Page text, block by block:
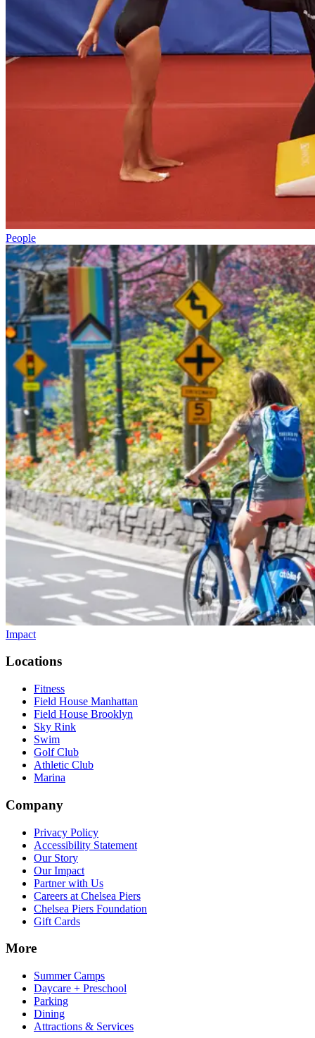
People​​​​‌ ‍ ​‍​‍‌‍ ‌ ​‍‌‍‍‌‌‍‌ ‌‍‍‌‌‍ ‍​‍​‍​ ‍‍​‍​‍‌ ​ ‌‍​‌‌‍ ‍‌‍‍‌‌ ‌​‌ ‍‌​‍ ‍‌‍‍‌‌‍ ​‍​‍​‍ ​​‍​‍‌‍‍​‌ ​‍‌‍‌‌‌‍‌‍​‍​‍​ ‍‍​‍​‍‌‍‍​‌ ‌​‌ ‌​‌ ​​‌ ​ ​ ‍‍​‍ ​‍ ‌‍​ ‌‍‍​‌‍‌‌‌‍ ​‌ ​ ‌‍‌‌‌‍​‌‌ ​​‌‍‍‌‌‍‌‌‌ ​‍‌ ​ ​‍ ‍‌ ​ ‌‍​‌‌‍ ‍‌‍‍‌‌ ‌​‌ ‍‌​‍ ‍‌ ​ ‌ ‌​‌ ‌‌‌‍‌​‌‍‍‌‌‍ ​‍ ‌‍‍‌‌‍ ‍‌ ‌​‌‍‌‌‌‍ ‍‌ ‌​​‍ ‌‍‌‌‌‍‌​‌‍‍‌‌ ‌​​‍ ‌‍ ‌‌‍ ‌‍‌​‌‍‌‌​ ‌‌ ​​‌ ​‍‌‍‌‌‌ ​ ‌‍‌‌‌‍ ‍‌ ‌​‌‍​‌‌ ‌​‌‍‍‌‌‍ ‌‍ ‍​ ‍ ‌‍‍‌‌‍‌​​ ‌‌‍‍​‌‍ ‌‍ ‌‌‍‌‌‌‌​​‌‍​‌‌‍‌ ‌‍‌‌​ ‍ ‌ ‌​‌ ‍‌‌ ​​‌‍‌‌​ ‌‌‍‍​‌‍ ‌‍ ‌‌‍‌‌‌‌​​‌‍​‌‌‍‌ ‌‍‌‌​ ‍ ‌ ​​‌‍​‌‌ ‌​‌‍‍​​ ‌‌ ​​‌‍​‌‌‍‌ ‌‍‌‌‌​​‍‌ ‌‌‌‍‍‌‌‍ ​‌‍‌​‌‍‌‌‌ ​‍​‍‌‌​ ‌‌‌​​‍‌‌ ‌‍‍ ‌‍‌‌‌ ‍‌​‍‌‌​ ​ ‌​‌​​‍‌‌​ ​ ‌​‌​​‍‌‌​ ​‍​ ​‍​ ‌​‌‍‌‌​ ‌‌​ ​‌‌‍​ ​ ‍‌‌‍​‍​ ‍​‌‍​‌​ ‌ ‌‍​‌​ ‌ ​‍‌‌​ ​‍​ ​‍​‍‌‌​ ‌‌‌​‌​​‍ ‍‌‍​ ‌‍​‌‌ ​‍‌‍‌​‌ ​ ​‍‌‌​ ‌‌‌​​‍‌‌ ‌‍‍ ‌‍‌‌‌ ‍‌​‍‌‌​ ​ ‌​‌​​‍‌‌​ ​ ‌​‌​​‍‌‌​ ​‍​ ​‍​ ‍​‌‍​ ​ ​‌​ ‌‍​ ‌​‌‍‌​‌‍​‍‌‍​ ​ ‌‌​ ‌ ​ ‍‌​ ‍​​‍‌‌​ ​‍​ ​‍​‍‌‌​ ‌‌‌​‌​​‍ ‍‌ ‌​‌‍‍‌‌ ‌​‌‍ ​‌‍‌‌​ ‌‍​‍‌‍​‌‌ ​ ‌‍‌‌‌‌‌‌‌ ​‍‌‍ ​​ ‌‌‍‍​‌ ‌​‌ ‌​‌ ​​‌ ​ ​‍‌‌​ ​ ‌​​‌​‍‌‌​ ​‍‌​‌‍​‍‌‌​ ​‍‌​‌‍‌‍​ ‌‍‍​‌‍‌‌‌‍ ​‌ ​ ‌‍‌‌‌‍​‌‌ ​​‌‍‍‌‌‍‌‌‌ ​‍‌ ​ ​‍ ‍‌ ​ ‌‍​‌‌‍ ‍‌‍‍‌‌ ‌​‌ ‍‌​‍ ‍‌ ​ ‌ ‌​‌ ‌‌‌‍‌​‌‍‍‌‌‍ ​‍‌‍‌‍‍‌‌‍‌​​ ‌‌‍‍​‌‍ ‌‍ ‌‌‍‌‌‌‌​​‌‍​‌‌‍‌ ‌‍‌‌​‍‌‍‌ ‌​‌ ‍‌‌ ​​‌‍‌‌​ ‌‌‍‍​‌‍ ‌‍ ‌‌‍‌‌‌‌​​‌‍​‌‌‍‌ ‌‍‌‌​‍‌‍‌ ​​‌‍​‌‌ ‌​‌‍‍​​ ‌‌ ​​‌‍​‌‌‍‌ ‌‍‌‌‌​​‍‌ ‌‌‌‍‍‌‌‍ ​‌‍‌​‌‍‌‌‌ ​‍​‍‌‌​ ‌‌‌​​‍‌‌ ‌‍‍ ‌‍‌‌‌ ‍‌​‍‌‌​ ​ ‌​‌​​‍‌‌​ ​ ‌​‌​​‍‌‌​ ​‍​ ​‍​ ‌​‌‍‌‌​ ‌‌​ ​‌‌‍​ ​ ‍‌‌‍​‍​ ‍​‌‍​‌​ ‌ ‌‍​‌​ ‌ ​‍‌‌​ ​‍​ ​‍​‍‌‌​ ‌‌‌​‌​​‍ ‍‌‍​ ‌‍​‌‌ ​‍‌‍‌​‌ ​ ​‍‌‌​ ‌‌‌​​‍‌‌ ‌‍‍ ‌‍‌‌‌ ‍‌​‍‌‌​ ​ ‌​‌​​‍‌‌​ ​ ‌​‌​​‍‌‌​ ​‍​ ​‍​ ‍​‌‍​ ​ ​‌​ ‌‍​ ‌​‌‍‌​‌‍​‍‌‍​ ​ ‌‌​ ‌ ​ ‍‌​ ‍​​‍‌‌​ ​‍​ ​‍​‍‌‌​ ‌‌‌​‌​​‍ ‍‌ ‌​‌‍‍‌‌ ‌​‌‍ ​‌‍‌‌​‍‌‍‌ ​​‌‍‌‌‌ ​‍‌ ​ ‌ ​​‌‍‌‌‌‍​ ‌ ‌​‌‍‍‌‌ ‌‍‌‍‌‌​ ‌‌ ​​‌ ‌‌‌‍​‍‌‍ ​‌‍‍‌‌ ​ ‌‍‍​‌‍‌‌‌‍‌​​‍​‍‌ ‌
Impact​​​​‌ ‍ ​‍​‍‌‍ ‌ ​‍‌‍‍‌‌‍‌ ‌‍‍‌‌‍ ‍​‍​‍​ ‍‍​‍​‍‌ ​ ‌‍​‌‌‍ ‍‌‍‍‌‌ ‌​‌ ‍‌​‍ ‍‌‍‍‌‌‍ ​‍​‍​‍ ​​‍​‍‌‍‍​‌ ​‍‌‍‌‌‌‍‌‍​‍​‍​ ‍‍​‍​‍‌‍‍​‌ ‌​‌ ‌​‌ ​​‌ ​ ​ ‍‍​‍ ​‍ ‌‍​ ‌‍‍​‌‍‌‌‌‍ ​‌ ​ ‌‍‌‌‌‍​‌‌ ​​‌‍‍‌‌‍‌‌‌ ​‍‌ ​ ​‍ ‍‌ ​ ‌‍​‌‌‍ ‍‌‍‍‌‌ ‌​‌ ‍‌​‍ ‍‌ ​ ‌ ‌​‌ ‌‌‌‍‌​‌‍‍‌‌‍ ​‍ ‌‍‍‌‌‍ ‍‌ ‌​‌‍‌‌‌‍ ‍‌ ‌​​‍ ‌‍‌‌‌‍‌​‌‍‍‌‌ ‌​​‍ ‌‍ ‌‌‍ ‌‍‌​‌‍‌‌​ ‌‌ ​​‌ ​‍‌‍‌‌‌ ​ ‌‍‌‌‌‍ ‍‌ ‌​‌‍​‌‌ ‌​‌‍‍‌‌‍ ‌‍ ‍​ ‍ ‌‍‍‌‌‍‌​​ ‌‌‍‍​‌‍ ‌‍ ‌‌‍‌‌‌‌​​‌‍​‌‌‍‌ ‌‍‌‌​ ‍ ‌ ‌​‌ ‍‌‌ ​​‌‍‌‌​ ‌‌‍‍​‌‍ ‌‍ ‌‌‍‌‌‌‌​​‌‍​‌‌‍‌ ‌‍‌‌​ ‍ ‌ ​​‌‍​‌‌ ‌​‌‍‍​​ ‌‌ ​​‌‍​‌‌‍‌ ‌‍‌‌‌​​‍‌ ‌‌‌‍‍‌‌‍ ​‌‍‌​‌‍‌‌‌ ​‍​‍‌‌​ ‌‌‌​​‍‌‌ ‌‍‍ ‌‍‌‌‌ ‍‌​‍‌‌​ ​ ‌​‌​​‍‌‌​ ​ ‌​‌​​‍‌‌​ ​‍​ ​‍​ ‌​‌‍‌‌​ ‌‌​ ​‌‌‍​ ​ ‍‌‌‍​‍​ ‍​‌‍​‌​ ‌ ‌‍​‌​ ‌ ​‍‌‌​ ​‍​ ​‍​‍‌‌​ ‌‌‌​‌​​‍ ‍‌‍​ ‌‍​‌‌ ​‍‌‍‌​‌ ​ ​‍‌‌​ ‌‌‌​​‍‌‌ ‌‍‍ ‌‍‌‌‌ ‍‌​‍‌‌​ ​ ‌​‌​​‍‌‌​ ​ ‌​‌​​‍‌‌​ ​‍​ ​‍​ ‌‌​ ‌​​ ​‍​ ‍​​ ​‌‌‍‌​‌‍​‌​ ‌ ‌‍‌‍‌‍‌‍​ ‍‌​ ‍​​‍‌‌​ ​‍​ ​‍​‍‌‌​ ‌‌‌​‌​​‍ ‍‌ ‌​‌‍‍‌‌ ‌​‌‍ ​‌‍‌‌​ ‌‍​‍‌‍​‌‌ ​ ‌‍‌‌‌‌‌‌‌ ​‍‌‍ ​​ ‌‌‍‍​‌ ‌​‌ ‌​‌ ​​‌ ​ ​‍‌‌​ ​ ‌​​‌​‍‌‌​ ​‍‌​‌‍​‍‌‌​ ​‍‌​‌‍‌‍​ ‌‍‍​‌‍‌‌‌‍ ​‌ ​ ‌‍‌‌‌‍​‌‌ ​​‌‍‍‌‌‍‌‌‌ ​‍‌ ​ ​‍ ‍‌ ​ ‌‍​‌‌‍ ‍‌‍‍‌‌ ‌​‌ ‍‌​‍ ‍‌ ​ ‌ ‌​‌ ‌‌‌‍‌​‌‍‍‌‌‍ ​‍‌‍‌‍‍‌‌‍‌​​ ‌‌‍‍​‌‍ ‌‍ ‌‌‍‌‌‌‌​​‌‍​‌‌‍‌ ‌‍‌‌​‍‌‍‌ ‌​‌ ‍‌‌ ​​‌‍‌‌​ ‌‌‍‍​‌‍ ‌‍ ‌‌‍‌‌‌‌​​‌‍​‌‌‍‌ ‌‍‌‌​‍‌‍‌ ​​‌‍​‌‌ ‌​‌‍‍​​ ‌‌ ​​‌‍​‌‌‍‌ ‌‍‌‌‌​​‍‌ ‌‌‌‍‍‌‌‍ ​‌‍‌​‌‍‌‌‌ ​‍​‍‌‌​ ‌‌‌​​‍‌‌ ‌‍‍ ‌‍‌‌‌ ‍‌​‍‌‌​ ​ ‌​‌​​‍‌‌​ ​ ‌​‌​​‍‌‌​ ​‍​ ​‍​ ‌​‌‍‌‌​ ‌‌​ ​‌‌‍​ ​ ‍‌‌‍​‍​ ‍​‌‍​‌​ ‌ ‌‍​‌​ ‌ ​‍‌‌​ ​‍​ ​‍​‍‌‌​ ‌‌‌​‌​​‍ ‍‌‍​ ‌‍​‌‌ ​‍‌‍‌​‌ ​ ​‍‌‌​ ‌‌‌​​‍‌‌ ‌‍‍ ‌‍‌‌‌ ‍‌​‍‌‌​ ​ ‌​‌​​‍‌‌​ ​ ‌​‌​​‍‌‌​ ​‍​ ​‍​ ‌‌​ ‌​​ ​‍​ ‍​​ ​‌‌‍‌​‌‍​‌​ ‌ ‌‍‌‍‌‍‌‍​ ‍‌​ ‍​​‍‌‌​ ​‍​ ​‍​‍‌‌​ ‌‌‌​‌​​‍ ‍‌ ‌​‌‍‍‌‌ ‌​‌‍ ​‌‍‌‌​‍‌‍‌ ​​‌‍‌‌‌ ​‍‌ ​ ‌ ​​‌‍‌‌‌‍​ ‌ ‌​‌‍‍‌‌ ‌‍‌‍‌‌​ ‌‌ ​​‌ ‌‌‌‍​‍‌‍ ​‌‍‍‌‌ ​ ‌‍‍​‌‍‌‌‌‍‌​​‍​‍‌ ‌
Locations​​​​‌ ‍ ​‍​‍‌‍ ‌ ​‍‌‍‍‌‌‍‌ ‌‍‍‌‌‍ ‍​‍​‍​ ‍‍​‍​‍‌ ​ ‌‍​‌‌‍ ‍‌‍‍‌‌ ‌​‌ ‍‌​‍ ‍‌‍‍‌‌‍ ​‍​‍​‍ ​​‍​‍‌‍‍​‌ ​‍‌‍‌‌‌‍‌‍​‍​‍​ ‍‍​‍​‍‌‍‍​‌ ‌​‌ ‌​‌ ​​‌ ​ ​ ‍‍​‍ ​‍ ‌‍​ ‌‍‍​‌‍‌‌‌‍ ​‌ ​ ‌‍‌‌‌‍​‌‌ ​​‌‍‍‌‌‍‌‌‌ ​‍‌ ​ ​‍ ‍‌ ​ ‌‍​‌‌‍ ‍‌‍‍‌‌ ‌​‌ ‍‌​‍ ‍‌ ​ ‌ ‌​‌ ‌‌‌‍‌​‌‍‍‌‌‍ ​‍ ‌‍‍‌‌‍ ‍‌ ‌​‌‍‌‌‌‍ ‍‌ ‌​​‍ ‌‍‌‌‌‍‌​‌‍‍‌‌ ‌​​‍ ‌‍ ‌‌‍ ‌‍‌​‌‍‌‌​ ‌‌ ​​‌ ​‍‌‍‌‌‌ ​ ‌‍‌‌‌‍ ‍‌ ‌​‌‍​‌‌ ‌​‌‍‍‌‌‍ ‌‍ ‍​ ‍ ‌‍‍‌‌‍‌​​ ‌‌‍‌‍‌‍ ‌‍ ‌ ‌​‌‍‌‌‌ ​‍​ ‍ ‌ ‌​‌ ‍‌‌ ​​‌‍‌‌​ ‌‌‍‌‍‌‍ ‌‍ ‌ ‌​‌‍‌‌‌ ​‍​ ‍ ‌ ​​‌‍​‌‌ ‌​‌‍‍​​ ‌‌‍​ ‌‍ ‌‍ ​‌ ‌‌‌‍ ‌‌‍ ‍‌ ​ ​‍‌‌​ ‌‌‌​​‍‌‌ ‌‍‍ ‌‍‌‌‌ ‍‌​‍‌‌​ ​ ‌​‌​​‍‌‌​ ​ ‌​‌​​‍‌‌​ ​‍​ ​‍‌‍‌‌‌‍​‍​ ​‍​ ‍​‌‍​ ​ ‌‌‌‍​ ‌‍​ ‌‍‌‌‌‍​‍‌‍​‌​ ​‌​‍‌‌​ ​‍​ ​‍​‍‌‌​ ‌‌‌​‌​​‍ ‍‌ ‌​‌‍‍‌‌ ‌​‌‍ ​‌‍‌‌​ ‌‍​‍‌‍​‌‌ ​ ‌‍‌‌‌‌‌‌‌ ​‍‌‍ ​​ ‌‌‍‍​‌ ‌​‌ ‌​‌ ​​‌ ​ ​‍‌‌​ ​ ‌​​‌​‍‌‌​ ​‍‌​‌‍​‍‌‌​ ​‍‌​‌‍‌‍​ ‌‍‍​‌‍‌‌‌‍ ​‌ ​ ‌‍‌‌‌‍​‌‌ ​​‌‍‍‌‌‍‌‌‌ ​‍‌ ​ ​‍ ‍‌ ​ ‌‍​‌‌‍ ‍‌‍‍‌‌ ‌​‌ ‍‌​‍ ‍‌ ​ ‌ ‌​‌ ‌‌‌‍‌​‌‍‍‌‌‍ ​‍‌‍‌‍‍‌‌‍‌​​ ‌‌‍‌‍‌‍ ‌‍ ‌ ‌​‌‍‌‌‌ ​‍​‍‌‍‌ ‌​‌ ‍‌‌ ​​‌‍‌‌​ ‌‌‍‌‍‌‍ ‌‍ ‌ ‌​‌‍‌‌‌ ​‍​‍‌‍‌ ​​‌‍​‌‌ ‌​‌‍‍​​ ‌‌‍​ ‌‍ ‌‍ ​‌ ‌‌‌‍ ‌‌‍ ‍‌ ​ ​‍‌‌​ ‌‌‌​​‍‌‌ ‌‍‍ ‌‍‌‌‌ ‍‌​‍‌‌​ ​ ‌​‌​​‍‌‌​ ​ ‌​‌​​‍‌‌​ ​‍​ ​‍‌‍‌‌‌‍​‍​ ​‍​ ‍​‌‍​ ​ ‌‌‌‍​ ‌‍​ ‌‍‌‌‌‍​‍‌‍​‌​ ​‌​‍‌‌​ ​‍​ ​‍​‍‌‌​ ‌‌‌​‌​​‍ ‍‌ ‌​‌‍‍‌‌ ‌​‌‍ ​‌‍‌‌​‍‌‍‌ ​​‌‍‌‌‌ ​‍‌ ​ ‌ ​​‌‍‌‌‌‍​ ‌ ‌​‌‍‍‌‌ ‌‍‌‍‌‌​ ‌‌ ​​‌ ‌‌‌‍​‍‌‍ ​‌‍‍‌‌ ​ ‌‍‍​‌‍‌‌‌‍‌​​‍​‍‌ ‌
Fitness​​​​‌ ‍ ​‍​‍‌‍ ‌ ​‍‌‍‍‌‌‍‌ ‌‍‍‌‌‍ ‍​‍​‍​ ‍‍​‍​‍‌ ​ ‌‍​‌‌‍ ‍‌‍‍‌‌ ‌​‌ ‍‌​‍ ‍‌‍‍‌‌‍ ​‍​‍​‍ ​​‍​‍‌‍‍​‌ ​‍‌‍‌‌‌‍‌‍​‍​‍​ ‍‍​‍​‍‌‍‍​‌ ‌​‌ ‌​‌ ​​‌ ​ ​ ‍‍​‍ ​‍ ‌‍​ ‌‍‍​‌‍‌‌‌‍ ​‌ ​ ‌‍‌‌‌‍​‌‌ ​​‌‍‍‌‌‍‌‌‌ ​‍‌ ​ ​‍ ‍‌ ​ ‌‍​‌‌‍ ‍‌‍‍‌‌ ‌​‌ ‍‌​‍ ‍‌ ​ ‌ ‌​‌ ‌‌‌‍‌​‌‍‍‌‌‍ ​‍ ‌‍‍‌‌‍ ‍‌ ‌​‌‍‌‌‌‍ ‍‌ ‌​​‍ ‌‍‌‌‌‍‌​‌‍‍‌‌ ‌​​‍ ‌‍ ‌‌‍ ‌‍‌​‌‍‌‌​ ‌‌ ​​‌ ​‍‌‍‌‌‌ ​ ‌‍‌‌‌‍ ‍‌ ‌​‌‍​‌‌ ‌​‌‍‍‌‌‍ ‌‍ ‍​ ‍ ‌‍‍‌‌‍‌​​ ‌‌‍‌‍‌‍ ‌‍ ‌ ‌​‌‍‌‌‌ ​‍​ ‍ ‌ ‌​‌ ‍‌‌ ​​‌‍‌‌​ ‌‌‍‌‍‌‍ ‌‍ ‌ ‌​‌‍‌‌‌ ​‍​ ‍ ‌ ​​‌‍​‌‌ ‌​‌‍‍​​ ‌‌‍​ ‌‍ ‌‍ ​‌ ‌‌‌‍ ‌‌‍ ‍‌ ​ ​‍‌‌​ ‌‌‌​​‍‌‌ ‌‍‍ ‌‍‌‌‌ ‍‌​‍‌‌​ ​ ‌​‌​​‍‌‌​ ​ ‌​‌​​‍‌‌​ ​‍​ ​‍‌‍‌‌‌‍​‍​ ​‍​ ‍​‌‍​ ​ ‌‌‌‍​ ‌‍​ ‌‍‌‌‌‍​‍‌‍​‌​ ​‌​‍‌‌​ ​‍​ ​‍​‍‌‌​ ‌‌‌​‌​​‍ ‍‌‍ ​‌‍‍‌‌‍ ‍‌‍‍ ‌ ​ ​‍‌‌​ ‌‌‌​​‍‌‌ ‌‍‍ ‌‍‌‌‌ ‍‌​‍‌‌​ ​ ‌​‌​​‍‌‌​ ​ ‌​‌​​‍‌‌​ ​‍​ ​‍​ ​‍​ ​ ​ ​ ‌‍​ ‌‍‌‌​ ‍​​ ‌‍​ ​‌​ ‌​‌‍​‌‌‍​ ​ ‍‌​‍‌‌​ ​‍​ ​‍​‍‌‌​ ‌‌‌​‌​​‍ ‍‌‍ ‍‌‍​‌‌‍ ‌‌‍‌‌​ ‌‍​‍‌‍​‌‌ ​ ‌‍‌‌‌‌‌‌‌ ​‍‌‍ ​​ ‌‌‍‍​‌ ‌​‌ ‌​‌ ​​‌ ​ ​‍‌‌​ ​ ‌​​‌​‍‌‌​ ​‍‌​‌‍​‍‌‌​ ​‍‌​‌‍‌‍​ ‌‍‍​‌‍‌‌‌‍ ​‌ ​ ‌‍‌‌‌‍​‌‌ ​​‌‍‍‌‌‍‌‌‌ ​‍‌ ​ ​‍ ‍‌ ​ ‌‍​‌‌‍ ‍‌‍‍‌‌ ‌​‌ ‍‌​‍ ‍‌ ​ ‌ ‌​‌ ‌‌‌‍‌​‌‍‍‌‌‍ ​‍‌‍‌‍‍‌‌‍‌​​ ‌‌‍‌‍‌‍ ‌‍ ‌ ‌​‌‍‌‌‌ ​‍​‍‌‍‌ ‌​‌ ‍‌‌ ​​‌‍‌‌​ ‌‌‍‌‍‌‍ ‌‍ ‌ ‌​‌‍‌‌‌ ​‍​‍‌‍‌ ​​‌‍​‌‌ ‌​‌‍‍​​ ‌‌‍​ ‌‍ ‌‍ ​‌ ‌‌‌‍ ‌‌‍ ‍‌ ​ ​‍‌‌​ ‌‌‌​​‍‌‌ ‌‍‍ ‌‍‌‌‌ ‍‌​‍‌‌​ ​ ‌​‌​​‍‌‌​ ​ ‌​‌​​‍‌‌​ ​‍​ ​‍‌‍‌‌‌‍​‍​ ​‍​ ‍​‌‍​ ​ ‌‌‌‍​ ‌‍​ ‌‍‌‌‌‍​‍‌‍​‌​ ​‌​‍‌‌​ ​‍​ ​‍​‍‌‌​ ‌‌‌​‌​​‍ ‍‌‍ ​‌‍‍‌‌‍ ‍‌‍‍ ‌ ​ ​‍‌‌​ ‌‌‌​​‍‌‌ ‌‍‍ ‌‍‌‌‌ ‍‌​‍‌‌​ ​ ‌​‌​​‍‌‌​ ​ ‌​‌​​‍‌‌​ ​‍​ ​‍​ ​‍​ ​ ​ ​ ‌‍​ ‌‍‌‌​ ‍​​ ‌‍​ ​‌​ ‌​‌‍​‌‌‍​ ​ ‍‌​‍‌‌​ ​‍​ ​‍​‍‌‌​ ‌‌‌​‌​​‍ ‍‌‍ ‍‌‍​‌‌‍ ‌‌‍‌‌​‍‌‍‌ ​​‌‍‌‌‌ ​‍‌ ​ ‌ ​​‌‍‌‌‌‍​ ‌ ‌​‌‍‍‌‌ ‌‍‌‍‌‌​ ‌‌ ​​‌ ‌‌‌‍​‍‌‍ ​‌‍‍‌‌ ​ ‌‍‍​‌‍‌‌‌‍‌​​‍​‍‌ ‌
Field House Manhattan​​​​‌ ‍ ​‍​‍‌‍ ‌ ​‍‌‍‍‌‌‍‌ ‌‍‍‌‌‍ ‍​‍​‍​ ‍‍​‍​‍‌ ​ ‌‍​‌‌‍ ‍‌‍‍‌‌ ‌​‌ ‍‌​‍ ‍‌‍‍‌‌‍ ​‍​‍​‍ ​​‍​‍‌‍‍​‌ ​‍‌‍‌‌‌‍‌‍​‍​‍​ ‍‍​‍​‍‌‍‍​‌ ‌​‌ ‌​‌ ​​‌ ​ ​ ‍‍​‍ ​‍ ‌‍​ ‌‍‍​‌‍‌‌‌‍ ​‌ ​ ‌‍‌‌‌‍​‌‌ ​​‌‍‍‌‌‍‌‌‌ ​‍‌ ​ ​‍ ‍‌ ​ ‌‍​‌‌‍ ‍‌‍‍‌‌ ‌​‌ ‍‌​‍ ‍‌ ​ ‌ ‌​‌ ‌‌‌‍‌​‌‍‍‌‌‍ ​‍ ‌‍‍‌‌‍ ‍‌ ‌​‌‍‌‌‌‍ ‍‌ ‌​​‍ ‌‍‌‌‌‍‌​‌‍‍‌‌ ‌​​‍ ‌‍ ‌‌‍ ‌‍‌​‌‍‌‌​ ‌‌ ​​‌ ​‍‌‍‌‌‌ ​ ‌‍‌‌‌‍ ‍‌ ‌​‌‍​‌‌ ‌​‌‍‍‌‌‍ ‌‍ ‍​ ‍ ‌‍‍‌‌‍‌​​ ‌‌‍‌‍‌‍ ‌‍ ‌ ‌​‌‍‌‌‌ ​‍​ ‍ ‌ ‌​‌ ‍‌‌ ​​‌‍‌‌​ ‌‌‍‌‍‌‍ ‌‍ ‌ ‌​‌‍‌‌‌ ​‍​ ‍ ‌ ​​‌‍​‌‌ ‌​‌‍‍​​ ‌‌‍​ ‌‍ ‌‍ ​‌ ‌‌‌‍ ‌‌‍ ‍‌ ​ ​‍‌‌​ ‌‌‌​​‍‌‌ ‌‍‍ ‌‍‌‌‌ ‍‌​‍‌‌​ ​ ‌​‌​​‍‌‌​ ​ ‌​‌​​‍‌‌​ ​‍​ ​‍‌‍‌‌‌‍​‍​ ​‍​ ‍​‌‍​ ​ ‌‌‌‍​ ‌‍​ ‌‍‌‌‌‍​‍‌‍​‌​ ​‌​‍‌‌​ ​‍​ ​‍​‍‌‌​ ‌‌‌​‌​​‍ ‍‌‍ ​‌‍‍‌‌‍ ‍‌‍‍ ‌ ​ ​‍‌‌​ ‌‌‌​​‍‌‌ ‌‍‍ ‌‍‌‌‌ ‍‌​‍‌‌​ ​ ‌​‌​​‍‌‌​ ​ ‌​‌​​‍‌‌​ ​‍​ ​‍​ ​‌​ ​ ​ ​‌‌‍​‍​ ​​​ ​‌‌‍​‌​ ‌ ​ ​‍​ ​‍​ ‌‍​ ‌​​‍‌‌​ ​‍​ ​‍​‍‌‌​ ‌‌‌​‌​​‍ ‍‌‍ ‍‌‍​‌‌‍ ‌‌‍‌‌​ ‌‍​‍‌‍​‌‌ ​ ‌‍‌‌‌‌‌‌‌ ​‍‌‍ ​​ ‌‌‍‍​‌ ‌​‌ ‌​‌ ​​‌ ​ ​‍‌‌​ ​ ‌​​‌​‍‌‌​ ​‍‌​‌‍​‍‌‌​ ​‍‌​‌‍‌‍​ ‌‍‍​‌‍‌‌‌‍ ​‌ ​ ‌‍‌‌‌‍​‌‌ ​​‌‍‍‌‌‍‌‌‌ ​‍‌ ​ ​‍ ‍‌ ​ ‌‍​‌‌‍ ‍‌‍‍‌‌ ‌​‌ ‍‌​‍ ‍‌ ​ ‌ ‌​‌ ‌‌‌‍‌​‌‍‍‌‌‍ ​‍‌‍‌‍‍‌‌‍‌​​ ‌‌‍‌‍‌‍ ‌‍ ‌ ‌​‌‍‌‌‌ ​‍​‍‌‍‌ ‌​‌ ‍‌‌ ​​‌‍‌‌​ ‌‌‍‌‍‌‍ ‌‍ ‌ ‌​‌‍‌‌‌ ​‍​‍‌‍‌ ​​‌‍​‌‌ ‌​‌‍‍​​ ‌‌‍​ ‌‍ ‌‍ ​‌ ‌‌‌‍ ‌‌‍ ‍‌ ​ ​‍‌‌​ ‌‌‌​​‍‌‌ ‌‍‍ ‌‍‌‌‌ ‍‌​‍‌‌​ ​ ‌​‌​​‍‌‌​ ​ ‌​‌​​‍‌‌​ ​‍​ ​‍‌‍‌‌‌‍​‍​ ​‍​ ‍​‌‍​ ​ ‌‌‌‍​ ‌‍​ ‌‍‌‌‌‍​‍‌‍​‌​ ​‌​‍‌‌​ ​‍​ ​‍​‍‌‌​ ‌‌‌​‌​​‍ ‍‌‍ ​‌‍‍‌‌‍ ‍‌‍‍ ‌ ​ ​‍‌‌​ ‌‌‌​​‍‌‌ ‌‍‍ ‌‍‌‌‌ ‍‌​‍‌‌​ ​ ‌​‌​​‍‌‌​ ​ ‌​‌​​‍‌‌​ ​‍​ ​‍​ ​‌​ ​ ​ ​‌‌‍​‍​ ​​​ ​‌‌‍​‌​ ‌ ​ ​‍​ ​‍​ ‌‍​ ‌​​‍‌‌​ ​‍​ ​‍​‍‌‌​ ‌‌‌​‌​​‍ ‍‌‍ ‍‌‍​‌‌‍ ‌‌‍‌‌​‍‌‍‌ ​​‌‍‌‌‌ ​‍‌ ​ ‌ ​​‌‍‌‌‌‍​ ‌ ‌​‌‍‍‌‌ ‌‍‌‍‌‌​ ‌‌ ​​‌ ‌‌‌‍​‍‌‍ ​‌‍‍‌‌ ​ ‌‍‍​‌‍‌‌‌‍‌​​‍​‍‌ ‌
Field House Brooklyn​​​​‌ ‍ ​‍​‍‌‍ ‌ ​‍‌‍‍‌‌‍‌ ‌‍‍‌‌‍ ‍​‍​‍​ ‍‍​‍​‍‌ ​ ‌‍​‌‌‍ ‍‌‍‍‌‌ ‌​‌ ‍‌​‍ ‍‌‍‍‌‌‍ ​‍​‍​‍ ​​‍​‍‌‍‍​‌ ​‍‌‍‌‌‌‍‌‍​‍​‍​ ‍‍​‍​‍‌‍‍​‌ ‌​‌ ‌​‌ ​​‌ ​ ​ ‍‍​‍ ​‍ ‌‍​ ‌‍‍​‌‍‌‌‌‍ ​‌ ​ ‌‍‌‌‌‍​‌‌ ​​‌‍‍‌‌‍‌‌‌ ​‍‌ ​ ​‍ ‍‌ ​ ‌‍​‌‌‍ ‍‌‍‍‌‌ ‌​‌ ‍‌​‍ ‍‌ ​ ‌ ‌​‌ ‌‌‌‍‌​‌‍‍‌‌‍ ​‍ ‌‍‍‌‌‍ ‍‌ ‌​‌‍‌‌‌‍ ‍‌ ‌​​‍ ‌‍‌‌‌‍‌​‌‍‍‌‌ ‌​​‍ ‌‍ ‌‌‍ ‌‍‌​‌‍‌‌​ ‌‌ ​​‌ ​‍‌‍‌‌‌ ​ ‌‍‌‌‌‍ ‍‌ ‌​‌‍​‌‌ ‌​‌‍‍‌‌‍ ‌‍ ‍​ ‍ ‌‍‍‌‌‍‌​​ ‌‌‍‌‍‌‍ ‌‍ ‌ ‌​‌‍‌‌‌ ​‍​ ‍ ‌ ‌​‌ ‍‌‌ ​​‌‍‌‌​ ‌‌‍‌‍‌‍ ‌‍ ‌ ‌​‌‍‌‌‌ ​‍​ ‍ ‌ ​​‌‍​‌‌ ‌​‌‍‍​​ ‌‌‍​ ‌‍ ‌‍ ​‌ ‌‌‌‍ ‌‌‍ ‍‌ ​ ​‍‌‌​ ‌‌‌​​‍‌‌ ‌‍‍ ‌‍‌‌‌ ‍‌​‍‌‌​ ​ ‌​‌​​‍‌‌​ ​ ‌​‌​​‍‌‌​ ​‍​ ​‍‌‍‌‌‌‍​‍​ ​‍​ ‍​‌‍​ ​ ‌‌‌‍​ ‌‍​ ‌‍‌‌‌‍​‍‌‍​‌​ ​‌​‍‌‌​ ​‍​ ​‍​‍‌‌​ ‌‌‌​‌​​‍ ‍‌‍ ​‌‍‍‌‌‍ ‍‌‍‍ ‌ ​ ​‍‌‌​ ‌‌‌​​‍‌‌ ‌‍‍ ‌‍‌‌‌ ‍‌​‍‌‌​ ​ ‌​‌​​‍‌‌​ ​ ‌​‌​​‍‌‌​ ​‍​ ​‍​ ‌‍​ ‍​​ ‌ ‌‍‌​​ ​‌​ ​‍​ ‌‌​ ‌‍​ ​‍​ ​‌‌‍​ ​ ​‌​‍‌‌​ ​‍​ ​‍​‍‌‌​ ‌‌‌​‌​​‍ ‍‌‍ ‍‌‍​‌‌‍ ‌‌‍‌‌​ ‌‍​‍‌‍​‌‌ ​ ‌‍‌‌‌‌‌‌‌ ​‍‌‍ ​​ ‌‌‍‍​‌ ‌​‌ ‌​‌ ​​‌ ​ ​‍‌‌​ ​ ‌​​‌​‍‌‌​ ​‍‌​‌‍​‍‌‌​ ​‍‌​‌‍‌‍​ ‌‍‍​‌‍‌‌‌‍ ​‌ ​ ‌‍‌‌‌‍​‌‌ ​​‌‍‍‌‌‍‌‌‌ ​‍‌ ​ ​‍ ‍‌ ​ ‌‍​‌‌‍ ‍‌‍‍‌‌ ‌​‌ ‍‌​‍ ‍‌ ​ ‌ ‌​‌ ‌‌‌‍‌​‌‍‍‌‌‍ ​‍‌‍‌‍‍‌‌‍‌​​ ‌‌‍‌‍‌‍ ‌‍ ‌ ‌​‌‍‌‌‌ ​‍​‍‌‍‌ ‌​‌ ‍‌‌ ​​‌‍‌‌​ ‌‌‍‌‍‌‍ ‌‍ ‌ ‌​‌‍‌‌‌ ​‍​‍‌‍‌ ​​‌‍​‌‌ ‌​‌‍‍​​ ‌‌‍​ ‌‍ ‌‍ ​‌ ‌‌‌‍ ‌‌‍ ‍‌ ​ ​‍‌‌​ ‌‌‌​​‍‌‌ ‌‍‍ ‌‍‌‌‌ ‍‌​‍‌‌​ ​ ‌​‌​​‍‌‌​ ​ ‌​‌​​‍‌‌​ ​‍​ ​‍‌‍‌‌‌‍​‍​ ​‍​ ‍​‌‍​ ​ ‌‌‌‍​ ‌‍​ ‌‍‌‌‌‍​‍‌‍​‌​ ​‌​‍‌‌​ ​‍​ ​‍​‍‌‌​ ‌‌‌​‌​​‍ ‍‌‍ ​‌‍‍‌‌‍ ‍‌‍‍ ‌ ​ ​‍‌‌​ ‌‌‌​​‍‌‌ ‌‍‍ ‌‍‌‌‌ ‍‌​‍‌‌​ ​ ‌​‌​​‍‌‌​ ​ ‌​‌​​‍‌‌​ ​‍​ ​‍​ ‌‍​ ‍​​ ‌ ‌‍‌​​ ​‌​ ​‍​ ‌‌​ ‌‍​ ​‍​ ​‌‌‍​ ​ ​‌​‍‌‌​ ​‍​ ​‍​‍‌‌​ ‌‌‌​‌​​‍ ‍‌‍ ‍‌‍​‌‌‍ ‌‌‍‌‌​‍‌‍‌ ​​‌‍‌‌‌ ​‍‌ ​ ‌ ​​‌‍‌‌‌‍​ ‌ ‌​‌‍‍‌‌ ‌‍‌‍‌‌​ ‌‌ ​​‌ ‌‌‌‍​‍‌‍ ​‌‍‍‌‌ ​ ‌‍‍​‌‍‌‌‌‍‌​​‍​‍‌ ‌
Sky Rink​​​​‌ ‍ ​‍​‍‌‍ ‌ ​‍‌‍‍‌‌‍‌ ‌‍‍‌‌‍ ‍​‍​‍​ ‍‍​‍​‍‌ ​ ‌‍​‌‌‍ ‍‌‍‍‌‌ ‌​‌ ‍‌​‍ ‍‌‍‍‌‌‍ ​‍​‍​‍ ​​‍​‍‌‍‍​‌ ​‍‌‍‌‌‌‍‌‍​‍​‍​ ‍‍​‍​‍‌‍‍​‌ ‌​‌ ‌​‌ ​​‌ ​ ​ ‍‍​‍ ​‍ ‌‍​ ‌‍‍​‌‍‌‌‌‍ ​‌ ​ ‌‍‌‌‌‍​‌‌ ​​‌‍‍‌‌‍‌‌‌ ​‍‌ ​ ​‍ ‍‌ ​ ‌‍​‌‌‍ ‍‌‍‍‌‌ ‌​‌ ‍‌​‍ ‍‌ ​ ‌ ‌​‌ ‌‌‌‍‌​‌‍‍‌‌‍ ​‍ ‌‍‍‌‌‍ ‍‌ ‌​‌‍‌‌‌‍ ‍‌ ‌​​‍ ‌‍‌‌‌‍‌​‌‍‍‌‌ ‌​​‍ ‌‍ ‌‌‍ ‌‍‌​‌‍‌‌​ ‌‌ ​​‌ ​‍‌‍‌‌‌ ​ ‌‍‌‌‌‍ ‍‌ ‌​‌‍​‌‌ ‌​‌‍‍‌‌‍ ‌‍ ‍​ ‍ ‌‍‍‌‌‍‌​​ ‌‌‍‌‍‌‍ ‌‍ ‌ ‌​‌‍‌‌‌ ​‍​ ‍ ‌ ‌​‌ ‍‌‌ ​​‌‍‌‌​ ‌‌‍‌‍‌‍ ‌‍ ‌ ‌​‌‍‌‌‌ ​‍​ ‍ ‌ ​​‌‍​‌‌ ‌​‌‍‍​​ ‌‌‍​ ‌‍ ‌‍ ​‌ ‌‌‌‍ ‌‌‍ ‍‌ ​ ​‍‌‌​ ‌‌‌​​‍‌‌ ‌‍‍ ‌‍‌‌‌ ‍‌​‍‌‌​ ​ ‌​‌​​‍‌‌​ ​ ‌​‌​​‍‌‌​ ​‍​ ​‍‌‍‌‌‌‍​‍​ ​‍​ ‍​‌‍​ ​ ‌‌‌‍​ ‌‍​ ‌‍‌‌‌‍​‍‌‍​‌​ ​‌​‍‌‌​ ​‍​ ​‍​‍‌‌​ ‌‌‌​‌​​‍ ‍‌‍ ​‌‍‍‌‌‍ ‍‌‍‍ ‌ ​ ​‍‌‌​ ‌‌‌​​‍‌‌ ‌‍‍ ‌‍‌‌‌ ‍‌​‍‌‌​ ​ ‌​‌​​‍‌‌​ ​ ‌​‌​​‍‌‌​ ​‍​ ​‍​ ‌​​ ‌ ‌‍‌‍‌‍‌‍​ ​​​ ‌‍​ ‌‌​ ‌​‌‍‌​‌‍‌​​ ​‌‌‍​‍​‍‌‌​ ​‍​ ​‍​‍‌‌​ ‌‌‌​‌​​‍ ‍‌‍ ‍‌‍​‌‌‍ ‌‌‍‌‌​ ‌‍​‍‌‍​‌‌ ​ ‌‍‌‌‌‌‌‌‌ ​‍‌‍ ​​ ‌‌‍‍​‌ ‌​‌ ‌​‌ ​​‌ ​ ​‍‌‌​ ​ ‌​​‌​‍‌‌​ ​‍‌​‌‍​‍‌‌​ ​‍‌​‌‍‌‍​ ‌‍‍​‌‍‌‌‌‍ ​‌ ​ ‌‍‌‌‌‍​‌‌ ​​‌‍‍‌‌‍‌‌‌ ​‍‌ ​ ​‍ ‍‌ ​ ‌‍​‌‌‍ ‍‌‍‍‌‌ ‌​‌ ‍‌​‍ ‍‌ ​ ‌ ‌​‌ ‌‌‌‍‌​‌‍‍‌‌‍ ​‍‌‍‌‍‍‌‌‍‌​​ ‌‌‍‌‍‌‍ ‌‍ ‌ ‌​‌‍‌‌‌ ​‍​‍‌‍‌ ‌​‌ ‍‌‌ ​​‌‍‌‌​ ‌‌‍‌‍‌‍ ‌‍ ‌ ‌​‌‍‌‌‌ ​‍​‍‌‍‌ ​​‌‍​‌‌ ‌​‌‍‍​​ ‌‌‍​ ‌‍ ‌‍ ​‌ ‌‌‌‍ ‌‌‍ ‍‌ ​ ​‍‌‌​ ‌‌‌​​‍‌‌ ‌‍‍ ‌‍‌‌‌ ‍‌​‍‌‌​ ​ ‌​‌​​‍‌‌​ ​ ‌​‌​​‍‌‌​ ​‍​ ​‍‌‍‌‌‌‍​‍​ ​‍​ ‍​‌‍​ ​ ‌‌‌‍​ ‌‍​ ‌‍‌‌‌‍​‍‌‍​‌​ ​‌​‍‌‌​ ​‍​ ​‍​‍‌‌​ ‌‌‌​‌​​‍ ‍‌‍ ​‌‍‍‌‌‍ ‍‌‍‍ ‌ ​ ​‍‌‌​ ‌‌‌​​‍‌‌ ‌‍‍ ‌‍‌‌‌ ‍‌​‍‌‌​ ​ ‌​‌​​‍‌‌​ ​ ‌​‌​​‍‌‌​ ​‍​ ​‍​ ‌​​ ‌ ‌‍‌‍‌‍‌‍​ ​​​ ‌‍​ ‌‌​ ‌​‌‍‌​‌‍‌​​ ​‌‌‍​‍​‍‌‌​ ​‍​ ​‍​‍‌‌​ ‌‌‌​‌​​‍ ‍‌‍ ‍‌‍​‌‌‍ ‌‌‍‌‌​‍‌‍‌ ​​‌‍‌‌‌ ​‍‌ ​ ‌ ​​‌‍‌‌‌‍​ ‌ ‌​‌‍‍‌‌ ‌‍‌‍‌‌​ ‌‌ ​​‌ ‌‌‌‍​‍‌‍ ​‌‍‍‌‌ ​ ‌‍‍​‌‍‌‌‌‍‌​​‍​‍‌ ‌
Swim​​​​‌ ‍ ​‍​‍‌‍ ‌ ​‍‌‍‍‌‌‍‌ ‌‍‍‌‌‍ ‍​‍​‍​ ‍‍​‍​‍‌ ​ ‌‍​‌‌‍ ‍‌‍‍‌‌ ‌​‌ ‍‌​‍ ‍‌‍‍‌‌‍ ​‍​‍​‍ ​​‍​‍‌‍‍​‌ ​‍‌‍‌‌‌‍‌‍​‍​‍​ ‍‍​‍​‍‌‍‍​‌ ‌​‌ ‌​‌ ​​‌ ​ ​ ‍‍​‍ ​‍ ‌‍​ ‌‍‍​‌‍‌‌‌‍ ​‌ ​ ‌‍‌‌‌‍​‌‌ ​​‌‍‍‌‌‍‌‌‌ ​‍‌ ​ ​‍ ‍‌ ​ ‌‍​‌‌‍ ‍‌‍‍‌‌ ‌​‌ ‍‌​‍ ‍‌ ​ ‌ ‌​‌ ‌‌‌‍‌​‌‍‍‌‌‍ ​‍ ‌‍‍‌‌‍ ‍‌ ‌​‌‍‌‌‌‍ ‍‌ ‌​​‍ ‌‍‌‌‌‍‌​‌‍‍‌‌ ‌​​‍ ‌‍ ‌‌‍ ‌‍‌​‌‍‌‌​ ‌‌ ​​‌ ​‍‌‍‌‌‌ ​ ‌‍‌‌‌‍ ‍‌ ‌​‌‍​‌‌ ‌​‌‍‍‌‌‍ ‌‍ ‍​ ‍ ‌‍‍‌‌‍‌​​ ‌‌‍‌‍‌‍ ‌‍ ‌ ‌​‌‍‌‌‌ ​‍​ ‍ ‌ ‌​‌ ‍‌‌ ​​‌‍‌‌​ ‌‌‍‌‍‌‍ ‌‍ ‌ ‌​‌‍‌‌‌ ​‍​ ‍ ‌ ​​‌‍​‌‌ ‌​‌‍‍​​ ‌‌‍​ ‌‍ ‌‍ ​‌ ‌‌‌‍ ‌‌‍ ‍‌ ​ ​‍‌‌​ ‌‌‌​​‍‌‌ ‌‍‍ ‌‍‌‌‌ ‍‌​‍‌‌​ ​ ‌​‌​​‍‌‌​ ​ ‌​‌​​‍‌‌​ ​‍​ ​‍‌‍‌‌‌‍​‍​ ​‍​ ‍​‌‍​ ​ ‌‌‌‍​ ‌‍​ ‌‍‌‌‌‍​‍‌‍​‌​ ​‌​‍‌‌​ ​‍​ ​‍​‍‌‌​ ‌‌‌​‌​​‍ ‍‌‍ ​‌‍‍‌‌‍ ‍‌‍‍ ‌ ​ ​‍‌‌​ ‌‌‌​​‍‌‌ ‌‍‍ ‌‍‌‌‌ ‍‌​‍‌‌​ ​ ‌​‌​​‍‌‌​ ​ ‌​‌​​‍‌‌​ ​‍​ ​‍‌‍‌‍‌‍‌‍​ ​​​ ‌‌​ ‌‌​ ‌​​ ​‍‌‍​ ​ ​‌​ ​ ‌‍​ ‌‍​‌‌‍​ ‌‍‌‌​ ‌‍​ ​‌​ ​ ‌‍​ ‌‍​‍​ ‌​​ ‍​‌‍‌​​ ‍​​ ‌‍​ ‌‌‌‍​‍​ ‌​​ ‌​​ ​‌​ ‍‌​ ‍‌‌‍​ ​‍‌‌​ ​‍​ ​‍​‍‌‌​ ‌‌‌​‌​​‍ ‍‌‍ ‍‌‍​‌‌‍ ‌‌‍‌‌​ ‌‍​‍‌‍​‌‌ ​ ‌‍‌‌‌‌‌‌‌ ​‍‌‍ ​​ ‌‌‍‍​‌ ‌​‌ ‌​‌ ​​‌ ​ ​‍‌‌​ ​ ‌​​‌​‍‌‌​ ​‍‌​‌‍​‍‌‌​ ​‍‌​‌‍‌‍​ ‌‍‍​‌‍‌‌‌‍ ​‌ ​ ‌‍‌‌‌‍​‌‌ ​​‌‍‍‌‌‍‌‌‌ ​‍‌ ​ ​‍ ‍‌ ​ ‌‍​‌‌‍ ‍‌‍‍‌‌ ‌​‌ ‍‌​‍ ‍‌ ​ ‌ ‌​‌ ‌‌‌‍‌​‌‍‍‌‌‍ ​‍‌‍‌‍‍‌‌‍‌​​ ‌‌‍‌‍‌‍ ‌‍ ‌ ‌​‌‍‌‌‌ ​‍​‍‌‍‌ ‌​‌ ‍‌‌ ​​‌‍‌‌​ ‌‌‍‌‍‌‍ ‌‍ ‌ ‌​‌‍‌‌‌ ​‍​‍‌‍‌ ​​‌‍​‌‌ ‌​‌‍‍​​ ‌‌‍​ ‌‍ ‌‍ ​‌ ‌‌‌‍ ‌‌‍ ‍‌ ​ ​‍‌‌​ ‌‌‌​​‍‌‌ ‌‍‍ ‌‍‌‌‌ ‍‌​‍‌‌​ ​ ‌​‌​​‍‌‌​ ​ ‌​‌​​‍‌‌​ ​‍​ ​‍‌‍‌‌‌‍​‍​ ​‍​ ‍​‌‍​ ​ ‌‌‌‍​ ‌‍​ ‌‍‌‌‌‍​‍‌‍​‌​ ​‌​‍‌‌​ ​‍​ ​‍​‍‌‌​ ‌‌‌​‌​​‍ ‍‌‍ ​‌‍‍‌‌‍ ‍‌‍‍ ‌ ​ ​‍‌‌​ ‌‌‌​​‍‌‌ ‌‍‍ ‌‍‌‌‌ ‍‌​‍‌‌​ ​ ‌​‌​​‍‌‌​ ​ ‌​‌​​‍‌‌​ ​‍​ ​‍‌‍‌‍‌‍‌‍​ ​​​ ‌‌​ ‌‌​ ‌​​ ​‍‌‍​ ​ ​‌​ ​ ‌‍​ ‌‍​‌‌‍​ ‌‍‌‌​ ‌‍​ ​‌​ ​ ‌‍​ ‌‍​‍​ ‌​​ ‍​‌‍‌​​ ‍​​ ‌‍​ ‌‌‌‍​‍​ ‌​​ ‌​​ ​‌​ ‍‌​ ‍‌‌‍​ ​‍‌‌​ ​‍​ ​‍​‍‌‌​ ‌‌‌​‌​​‍ ‍‌‍ ‍‌‍​‌‌‍ ‌‌‍‌‌​‍‌‍‌ ​​‌‍‌‌‌ ​‍‌ ​ ‌ ​​‌‍‌‌‌‍​ ‌ ‌​‌‍‍‌‌ ‌‍‌‍‌‌​ ‌‌ ​​‌ ‌‌‌‍​‍‌‍ ​‌‍‍‌‌ ​ ‌‍‍​‌‍‌‌‌‍‌​​‍​‍‌ ‌
Golf Club​​​​‌ ‍ ​‍​‍‌‍ ‌ ​‍‌‍‍‌‌‍‌ ‌‍‍‌‌‍ ‍​‍​‍​ ‍‍​‍​‍‌ ​ ‌‍​‌‌‍ ‍‌‍‍‌‌ ‌​‌ ‍‌​‍ ‍‌‍‍‌‌‍ ​‍​‍​‍ ​​‍​‍‌‍‍​‌ ​‍‌‍‌‌‌‍‌‍​‍​‍​ ‍‍​‍​‍‌‍‍​‌ ‌​‌ ‌​‌ ​​‌ ​ ​ ‍‍​‍ ​‍ ‌‍​ ‌‍‍​‌‍‌‌‌‍ ​‌ ​ ‌‍‌‌‌‍​‌‌ ​​‌‍‍‌‌‍‌‌‌ ​‍‌ ​ ​‍ ‍‌ ​ ‌‍​‌‌‍ ‍‌‍‍‌‌ ‌​‌ ‍‌​‍ ‍‌ ​ ‌ ‌​‌ ‌‌‌‍‌​‌‍‍‌‌‍ ​‍ ‌‍‍‌‌‍ ‍‌ ‌​‌‍‌‌‌‍ ‍‌ ‌​​‍ ‌‍‌‌‌‍‌​‌‍‍‌‌ ‌​​‍ ‌‍ ‌‌‍ ‌‍‌​‌‍‌‌​ ‌‌ ​​‌ ​‍‌‍‌‌‌ ​ ‌‍‌‌‌‍ ‍‌ ‌​‌‍​‌‌ ‌​‌‍‍‌‌‍ ‌‍ ‍​ ‍ ‌‍‍‌‌‍‌​​ ‌‌‍‌‍‌‍ ‌‍ ‌ ‌​‌‍‌‌‌ ​‍​ ‍ ‌ ‌​‌ ‍‌‌ ​​‌‍‌‌​ ‌‌‍‌‍‌‍ ‌‍ ‌ ‌​‌‍‌‌‌ ​‍​ ‍ ‌ ​​‌‍​‌‌ ‌​‌‍‍​​ ‌‌‍​ ‌‍ ‌‍ ​‌ ‌‌‌‍ ‌‌‍ ‍‌ ​ ​‍‌‌​ ‌‌‌​​‍‌‌ ‌‍‍ ‌‍‌‌‌ ‍‌​‍‌‌​ ​ ‌​‌​​‍‌‌​ ​ ‌​‌​​‍‌‌​ ​‍​ ​‍‌‍‌‌‌‍​‍​ ​‍​ ‍​‌‍​ ​ ‌‌‌‍​ ‌‍​ ‌‍‌‌‌‍​‍‌‍​‌​ ​‌​‍‌‌​ ​‍​ ​‍​‍‌‌​ ‌‌‌​‌​​‍ ‍‌‍ ​‌‍‍‌‌‍ ‍‌‍‍ ‌ ​ ​‍‌‌​ ‌‌‌​​‍‌‌ ‌‍‍ ‌‍‌‌‌ ‍‌​‍‌‌​ ​ ‌​‌​​‍‌‌​ ​ ‌​‌​​‍‌‌​ ​‍​ ​‍​ ‌​‌‍‌‌​ ‌‍‌‍‌​​ ​‍​ ‌‍​ ​‍‌‍‌‍‌‍​‌‌‍​ ‌‍​ ‌‍​ ​‍‌‌​ ​‍​ ​‍​‍‌‌​ ‌‌‌​‌​​‍ ‍‌‍ ‍‌‍​‌‌‍ ‌‌‍‌‌​ ‌‍​‍‌‍​‌‌ ​ ‌‍‌‌‌‌‌‌‌ ​‍‌‍ ​​ ‌‌‍‍​‌ ‌​‌ ‌​‌ ​​‌ ​ ​‍‌‌​ ​ ‌​​‌​‍‌‌​ ​‍‌​‌‍​‍‌‌​ ​‍‌​‌‍‌‍​ ‌‍‍​‌‍‌‌‌‍ ​‌ ​ ‌‍‌‌‌‍​‌‌ ​​‌‍‍‌‌‍‌‌‌ ​‍‌ ​ ​‍ ‍‌ ​ ‌‍​‌‌‍ ‍‌‍‍‌‌ ‌​‌ ‍‌​‍ ‍‌ ​ ‌ ‌​‌ ‌‌‌‍‌​‌‍‍‌‌‍ ​‍‌‍‌‍‍‌‌‍‌​​ ‌‌‍‌‍‌‍ ‌‍ ‌ ‌​‌‍‌‌‌ ​‍​‍‌‍‌ ‌​‌ ‍‌‌ ​​‌‍‌‌​ ‌‌‍‌‍‌‍ ‌‍ ‌ ‌​‌‍‌‌‌ ​‍​‍‌‍‌ ​​‌‍​‌‌ ‌​‌‍‍​​ ‌‌‍​ ‌‍ ‌‍ ​‌ ‌‌‌‍ ‌‌‍ ‍‌ ​ ​‍‌‌​ ‌‌‌​​‍‌‌ ‌‍‍ ‌‍‌‌‌ ‍‌​‍‌‌​ ​ ‌​‌​​‍‌‌​ ​ ‌​‌​​‍‌‌​ ​‍​ ​‍‌‍‌‌‌‍​‍​ ​‍​ ‍​‌‍​ ​ ‌‌‌‍​ ‌‍​ ‌‍‌‌‌‍​‍‌‍​‌​ ​‌​‍‌‌​ ​‍​ ​‍​‍‌‌​ ‌‌‌​‌​​‍ ‍‌‍ ​‌‍‍‌‌‍ ‍‌‍‍ ‌ ​ ​‍‌‌​ ‌‌‌​​‍‌‌ ‌‍‍ ‌‍‌‌‌ ‍‌​‍‌‌​ ​ ‌​‌​​‍‌‌​ ​ ‌​‌​​‍‌‌​ ​‍​ ​‍​ ‌​‌‍‌‌​ ‌‍‌‍‌​​ ​‍​ ‌‍​ ​‍‌‍‌‍‌‍​‌‌‍​ ‌‍​ ‌‍​ ​‍‌‌​ ​‍​ ​‍​‍‌‌​ ‌‌‌​‌​​‍ ‍‌‍ ‍‌‍​‌‌‍ ‌‌‍‌‌​‍‌‍‌ ​​‌‍‌‌‌ ​‍‌ ​ ‌ ​​‌‍‌‌‌‍​ ‌ ‌​‌‍‍‌‌ ‌‍‌‍‌‌​ ‌‌ ​​‌ ‌‌‌‍​‍‌‍ ​‌‍‍‌‌ ​ ‌‍‍​‌‍‌‌‌‍‌​​‍​‍‌ ‌
Athletic Club​​​​‌ ‍ ​‍​‍‌‍ ‌ ​‍‌‍‍‌‌‍‌ ‌‍‍‌‌‍ ‍​‍​‍​ ‍‍​‍​‍‌ ​ ‌‍​‌‌‍ ‍‌‍‍‌‌ ‌​‌ ‍‌​‍ ‍‌‍‍‌‌‍ ​‍​‍​‍ ​​‍​‍‌‍‍​‌ ​‍‌‍‌‌‌‍‌‍​‍​‍​ ‍‍​‍​‍‌‍‍​‌ ‌​‌ ‌​‌ ​​‌ ​ ​ ‍‍​‍ ​‍ ‌‍​ ‌‍‍​‌‍‌‌‌‍ ​‌ ​ ‌‍‌‌‌‍​‌‌ ​​‌‍‍‌‌‍‌‌‌ ​‍‌ ​ ​‍ ‍‌ ​ ‌‍​‌‌‍ ‍‌‍‍‌‌ ‌​‌ ‍‌​‍ ‍‌ ​ ‌ ‌​‌ ‌‌‌‍‌​‌‍‍‌‌‍ ​‍ ‌‍‍‌‌‍ ‍‌ ‌​‌‍‌‌‌‍ ‍‌ ‌​​‍ ‌‍‌‌‌‍‌​‌‍‍‌‌ ‌​​‍ ‌‍ ‌‌‍ ‌‍‌​‌‍‌‌​ ‌‌ ​​‌ ​‍‌‍‌‌‌ ​ ‌‍‌‌‌‍ ‍‌ ‌​‌‍​‌‌ ‌​‌‍‍‌‌‍ ‌‍ ‍​ ‍ ‌‍‍‌‌‍‌​​ ‌‌‍‌‍‌‍ ‌‍ ‌ ‌​‌‍‌‌‌ ​‍​ ‍ ‌ ‌​‌ ‍‌‌ ​​‌‍‌‌​ ‌‌‍‌‍‌‍ ‌‍ ‌ ‌​‌‍‌‌‌ ​‍​ ‍ ‌ ​​‌‍​‌‌ ‌​‌‍‍​​ ‌‌‍​ ‌‍ ‌‍ ​‌ ‌‌‌‍ ‌‌‍ ‍‌ ​ ​‍‌‌​ ‌‌‌​​‍‌‌ ‌‍‍ ‌‍‌‌‌ ‍‌​‍‌‌​ ​ ‌​‌​​‍‌‌​ ​ ‌​‌​​‍‌‌​ ​‍​ ​‍‌‍‌‌‌‍​‍​ ​‍​ ‍​‌‍​ ​ ‌‌‌‍​ ‌‍​ ‌‍‌‌‌‍​‍‌‍​‌​ ​‌​‍‌‌​ ​‍​ ​‍​‍‌‌​ ‌‌‌​‌​​‍ ‍‌‍ ​‌‍‍‌‌‍ ‍‌‍‍ ‌ ​ ​‍‌‌​ ‌‌‌​​‍‌‌ ‌‍‍ ‌‍‌‌‌ ‍‌​‍‌‌​ ​ ‌​‌​​‍‌‌​ ​ ‌​‌​​‍‌‌​ ​‍​ ​‍​ ‍​‌‍​‌​ ​ ​ ‌​‌‍​‌​ ‌ ‌‍‌​‌‍​‌​ ​ ​ ‍​‌‍‌‌‌‍​ ​‍‌‌​ ​‍​ ​‍​‍‌‌​ ‌‌‌​‌​​‍ ‍‌‍ ‍‌‍​‌‌‍ ‌‌‍‌‌​ ‌‍​‍‌‍​‌‌ ​ ‌‍‌‌‌‌‌‌‌ ​‍‌‍ ​​ ‌‌‍‍​‌ ‌​‌ ‌​‌ ​​‌ ​ ​‍‌‌​ ​ ‌​​‌​‍‌‌​ ​‍‌​‌‍​‍‌‌​ ​‍‌​‌‍‌‍​ ‌‍‍​‌‍‌‌‌‍ ​‌ ​ ‌‍‌‌‌‍​‌‌ ​​‌‍‍‌‌‍‌‌‌ ​‍‌ ​ ​‍ ‍‌ ​ ‌‍​‌‌‍ ‍‌‍‍‌‌ ‌​‌ ‍‌​‍ ‍‌ ​ ‌ ‌​‌ ‌‌‌‍‌​‌‍‍‌‌‍ ​‍‌‍‌‍‍‌‌‍‌​​ ‌‌‍‌‍‌‍ ‌‍ ‌ ‌​‌‍‌‌‌ ​‍​‍‌‍‌ ‌​‌ ‍‌‌ ​​‌‍‌‌​ ‌‌‍‌‍‌‍ ‌‍ ‌ ‌​‌‍‌‌‌ ​‍​‍‌‍‌ ​​‌‍​‌‌ ‌​‌‍‍​​ ‌‌‍​ ‌‍ ‌‍ ​‌ ‌‌‌‍ ‌‌‍ ‍‌ ​ ​‍‌‌​ ‌‌‌​​‍‌‌ ‌‍‍ ‌‍‌‌‌ ‍‌​‍‌‌​ ​ ‌​‌​​‍‌‌​ ​ ‌​‌​​‍‌‌​ ​‍​ ​‍‌‍‌‌‌‍​‍​ ​‍​ ‍​‌‍​ ​ ‌‌‌‍​ ‌‍​ ‌‍‌‌‌‍​‍‌‍​‌​ ​‌​‍‌‌​ ​‍​ ​‍​‍‌‌​ ‌‌‌​‌​​‍ ‍‌‍ ​‌‍‍‌‌‍ ‍‌‍‍ ‌ ​ ​‍‌‌​ ‌‌‌​​‍‌‌ ‌‍‍ ‌‍‌‌‌ ‍‌​‍‌‌​ ​ ‌​‌​​‍‌‌​ ​ ‌​‌​​‍‌‌​ ​‍​ ​‍​ ‍​‌‍​‌​ ​ ​ ‌​‌‍​‌​ ‌ ‌‍‌​‌‍​‌​ ​ ​ ‍​‌‍‌‌‌‍​ ​‍‌‌​ ​‍​ ​‍​‍‌‌​ ‌‌‌​‌​​‍ ‍‌‍ ‍‌‍​‌‌‍ ‌‌‍‌‌​‍‌‍‌ ​​‌‍‌‌‌ ​‍‌ ​ ‌ ​​‌‍‌‌‌‍​ ‌ ‌​‌‍‍‌‌ ‌‍‌‍‌‌​ ‌‌ ​​‌ ‌‌‌‍​‍‌‍ ​‌‍‍‌‌ ​ ‌‍‍​‌‍‌‌‌‍‌​​‍​‍‌ ‌
Marina​​​​‌ ‍ ​‍​‍‌‍ ‌ ​‍‌‍‍‌‌‍‌ ‌‍‍‌‌‍ ‍​‍​‍​ ‍‍​‍​‍‌ ​ ‌‍​‌‌‍ ‍‌‍‍‌‌ ‌​‌ ‍‌​‍ ‍‌‍‍‌‌‍ ​‍​‍​‍ ​​‍​‍‌‍‍​‌ ​‍‌‍‌‌‌‍‌‍​‍​‍​ ‍‍​‍​‍‌‍‍​‌ ‌​‌ ‌​‌ ​​‌ ​ ​ ‍‍​‍ ​‍ ‌‍​ ‌‍‍​‌‍‌‌‌‍ ​‌ ​ ‌‍‌‌‌‍​‌‌ ​​‌‍‍‌‌‍‌‌‌ ​‍‌ ​ ​‍ ‍‌ ​ ‌‍​‌‌‍ ‍‌‍‍‌‌ ‌​‌ ‍‌​‍ ‍‌ ​ ‌ ‌​‌ ‌‌‌‍‌​‌‍‍‌‌‍ ​‍ ‌‍‍‌‌‍ ‍‌ ‌​‌‍‌‌‌‍ ‍‌ ‌​​‍ ‌‍‌‌‌‍‌​‌‍‍‌‌ ‌​​‍ ‌‍ ‌‌‍ ‌‍‌​‌‍‌‌​ ‌‌ ​​‌ ​‍‌‍‌‌‌ ​ ‌‍‌‌‌‍ ‍‌ ‌​‌‍​‌‌ ‌​‌‍‍‌‌‍ ‌‍ ‍​ ‍ ‌‍‍‌‌‍‌​​ ‌‌‍‌‍‌‍ ‌‍ ‌ ‌​‌‍‌‌‌ ​‍​ ‍ ‌ ‌​‌ ‍‌‌ ​​‌‍‌‌​ ‌‌‍‌‍‌‍ ‌‍ ‌ ‌​‌‍‌‌‌ ​‍​ ‍ ‌ ​​‌‍​‌‌ ‌​‌‍‍​​ ‌‌‍​ ‌‍ ‌‍ ​‌ ‌‌‌‍ ‌‌‍ ‍‌ ​ ​‍‌‌​ ‌‌‌​​‍‌‌ ‌‍‍ ‌‍‌‌‌ ‍‌​‍‌‌​ ​ ‌​‌​​‍‌‌​ ​ ‌​‌​​‍‌‌​ ​‍​ ​‍‌‍‌‌‌‍​‍​ ​‍​ ‍​‌‍​ ​ ‌‌‌‍​ ‌‍​ ‌‍‌‌‌‍​‍‌‍​‌​ ​‌​‍‌‌​ ​‍​ ​‍​‍‌‌​ ‌‌‌​‌​​‍ ‍‌‍ ​‌‍‍‌‌‍ ‍‌‍‍ ‌ ​ ​‍‌‌​ ‌‌‌​​‍‌‌ ‌‍‍ ‌‍‌‌‌ ‍‌​‍‌‌​ ​ ‌​‌​​‍‌‌​ ​ ‌​‌​​‍‌‌​ ​‍​ ​‍​ ‌‍​ ‌‌​ ‌‍​ ‌‌‌‍‌‌‌‍‌‍‌‍​‌​ ​​​ ‌‍​ ‌‌​ ‌​‌‍‌​​‍‌‌​ ​‍​ ​‍​‍‌‌​ ‌‌‌​‌​​‍ ‍‌‍ ‍‌‍​‌‌‍ ‌‌‍‌‌​ ‌‍​‍‌‍​‌‌ ​ ‌‍‌‌‌‌‌‌‌ ​‍‌‍ ​​ ‌‌‍‍​‌ ‌​‌ ‌​‌ ​​‌ ​ ​‍‌‌​ ​ ‌​​‌​‍‌‌​ ​‍‌​‌‍​‍‌‌​ ​‍‌​‌‍‌‍​ ‌‍‍​‌‍‌‌‌‍ ​‌ ​ ‌‍‌‌‌‍​‌‌ ​​‌‍‍‌‌‍‌‌‌ ​‍‌ ​ ​‍ ‍‌ ​ ‌‍​‌‌‍ ‍‌‍‍‌‌ ‌​‌ ‍‌​‍ ‍‌ ​ ‌ ‌​‌ ‌‌‌‍‌​‌‍‍‌‌‍ ​‍‌‍‌‍‍‌‌‍‌​​ ‌‌‍‌‍‌‍ ‌‍ ‌ ‌​‌‍‌‌‌ ​‍​‍‌‍‌ ‌​‌ ‍‌‌ ​​‌‍‌‌​ ‌‌‍‌‍‌‍ ‌‍ ‌ ‌​‌‍‌‌‌ ​‍​‍‌‍‌ ​​‌‍​‌‌ ‌​‌‍‍​​ ‌‌‍​ ‌‍ ‌‍ ​‌ ‌‌‌‍ ‌‌‍ ‍‌ ​ ​‍‌‌​ ‌‌‌​​‍‌‌ ‌‍‍ ‌‍‌‌‌ ‍‌​‍‌‌​ ​ ‌​‌​​‍‌‌​ ​ ‌​‌​​‍‌‌​ ​‍​ ​‍‌‍‌‌‌‍​‍​ ​‍​ ‍​‌‍​ ​ ‌‌‌‍​ ‌‍​ ‌‍‌‌‌‍​‍‌‍​‌​ ​‌​‍‌‌​ ​‍​ ​‍​‍‌‌​ ‌‌‌​‌​​‍ ‍‌‍ ​‌‍‍‌‌‍ ‍‌‍‍ ‌ ​ ​‍‌‌​ ‌‌‌​​‍‌‌ ‌‍‍ ‌‍‌‌‌ ‍‌​‍‌‌​ ​ ‌​‌​​‍‌‌​ ​ ‌​‌​​‍‌‌​ ​‍​ ​‍​ ‌‍​ ‌‌​ ‌‍​ ‌‌‌‍‌‌‌‍‌‍‌‍​‌​ ​​​ ‌‍​ ‌‌​ ‌​‌‍‌​​‍‌‌​ ​‍​ ​‍​‍‌‌​ ‌‌‌​‌​​‍ ‍‌‍ ‍‌‍​‌‌‍ ‌‌‍‌‌​‍‌‍‌ ​​‌‍‌‌‌ ​‍‌ ​ ‌ ​​‌‍‌‌‌‍​ ‌ ‌​‌‍‍‌‌ ‌‍‌‍‌‌​ ‌‌ ​​‌ ‌‌‌‍​‍‌‍ ​‌‍‍‌‌ ​ ‌‍‍​‌‍‌‌‌‍‌​​‍​‍‌ ‌
Company​​​​‌ ‍ ​‍​‍‌‍ ‌ ​‍‌‍‍‌‌‍‌ ‌‍‍‌‌‍ ‍​‍​‍​ ‍‍​‍​‍‌ ​ ‌‍​‌‌‍ ‍‌‍‍‌‌ ‌​‌ ‍‌​‍ ‍‌‍‍‌‌‍ ​‍​‍​‍ ​​‍​‍‌‍‍​‌ ​‍‌‍‌‌‌‍‌‍​‍​‍​ ‍‍​‍​‍‌‍‍​‌ ‌​‌ ‌​‌ ​​‌ ​ ​ ‍‍​‍ ​‍ ‌‍​ ‌‍‍​‌‍‌‌‌‍ ​‌ ​ ‌‍‌‌‌‍​‌‌ ​​‌‍‍‌‌‍‌‌‌ ​‍‌ ​ ​‍ ‍‌ ​ ‌‍​‌‌‍ ‍‌‍‍‌‌ ‌​‌ ‍‌​‍ ‍‌ ​ ‌ ‌​‌ ‌‌‌‍‌​‌‍‍‌‌‍ ​‍ ‌‍‍‌‌‍ ‍‌ ‌​‌‍‌‌‌‍ ‍‌ ‌​​‍ ‌‍‌‌‌‍‌​‌‍‍‌‌ ‌​​‍ ‌‍ ‌‌‍ ‌‍‌​‌‍‌‌​ ‌‌ ​​‌ ​‍‌‍‌‌‌ ​ ‌‍‌‌‌‍ ‍‌ ‌​‌‍​‌‌ ‌​‌‍‍‌‌‍ ‌‍ ‍​ ‍ ‌‍‍‌‌‍‌​​ ‌‌‍‌‍‌‍ ‌‍ ‌ ‌​‌‍‌‌‌ ​‍​ ‍ ‌ ‌​‌ ‍‌‌ ​​‌‍‌‌​ ‌‌‍‌‍‌‍ ‌‍ ‌ ‌​‌‍‌‌‌ ​‍​ ‍ ‌ ​​‌‍​‌‌ ‌​‌‍‍​​ ‌‌‍​ ‌‍ ‌‍ ​‌ ‌‌‌‍ ‌‌‍ ‍‌ ​ ​‍‌‌​ ‌‌‌​​‍‌‌ ‌‍‍ ‌‍‌‌‌ ‍‌​‍‌‌​ ​ ‌​‌​​‍‌‌​ ​ ‌​‌​​‍‌‌​ ​‍​ ​‍‌‍​ ​ ​ ​ ‌​​ ​​‌‍​ ​ ‌‍‌‍‌​​ ‌​‌‍‌‍‌‍‌‌‌‍‌‌‌‍‌​​‍‌‌​ ​‍​ ​‍​‍‌‌​ ‌‌‌​‌​​‍ ‍‌ ‌​‌‍‍‌‌ ‌​‌‍ ​‌‍‌‌​ ‌‍​‍‌‍​‌‌ ​ ‌‍‌‌‌‌‌‌‌ ​‍‌‍ ​​ ‌‌‍‍​‌ ‌​‌ ‌​‌ ​​‌ ​ ​‍‌‌​ ​ ‌​​‌​‍‌‌​ ​‍‌​‌‍​‍‌‌​ ​‍‌​‌‍‌‍​ ‌‍‍​‌‍‌‌‌‍ ​‌ ​ ‌‍‌‌‌‍​‌‌ ​​‌‍‍‌‌‍‌‌‌ ​‍‌ ​ ​‍ ‍‌ ​ ‌‍​‌‌‍ ‍‌‍‍‌‌ ‌​‌ ‍‌​‍ ‍‌ ​ ‌ ‌​‌ ‌‌‌‍‌​‌‍‍‌‌‍ ​‍‌‍‌‍‍‌‌‍‌​​ ‌‌‍‌‍‌‍ ‌‍ ‌ ‌​‌‍‌‌‌ ​‍​‍‌‍‌ ‌​‌ ‍‌‌ ​​‌‍‌‌​ ‌‌‍‌‍‌‍ ‌‍ ‌ ‌​‌‍‌‌‌ ​‍​‍‌‍‌ ​​‌‍​‌‌ ‌​‌‍‍​​ ‌‌‍​ ‌‍ ‌‍ ​‌ ‌‌‌‍ ‌‌‍ ‍‌ ​ ​‍‌‌​ ‌‌‌​​‍‌‌ ‌‍‍ ‌‍‌‌‌ ‍‌​‍‌‌​ ​ ‌​‌​​‍‌‌​ ​ ‌​‌​​‍‌‌​ ​‍​ ​‍‌‍​ ​ ​ ​ ‌​​ ​​‌‍​ ​ ‌‍‌‍‌​​ ‌​‌‍‌‍‌‍‌‌‌‍‌‌‌‍‌​​‍‌‌​ ​‍​ ​‍​‍‌‌​ ‌‌‌​‌​​‍ ‍‌ ‌​‌‍‍‌‌ ‌​‌‍ ​‌‍‌‌​‍‌‍‌ ​​‌‍‌‌‌ ​‍‌ ​ ‌ ​​‌‍‌‌‌‍​ ‌ ‌​‌‍‍‌‌ ‌‍‌‍‌‌​ ‌‌ ​​‌ ‌‌‌‍​‍‌‍ ​‌‍‍‌‌ ​ ‌‍‍​‌‍‌‌‌‍‌​​‍​‍‌ ‌
Privacy Policy​​​​‌ ‍ ​‍​‍‌‍ ‌ ​‍‌‍‍‌‌‍‌ ‌‍‍‌‌‍ ‍​‍​‍​ ‍‍​‍​‍‌ ​ ‌‍​‌‌‍ ‍‌‍‍‌‌ ‌​‌ ‍‌​‍ ‍‌‍‍‌‌‍ ​‍​‍​‍ ​​‍​‍‌‍‍​‌ ​‍‌‍‌‌‌‍‌‍​‍​‍​ ‍‍​‍​‍‌‍‍​‌ ‌​‌ ‌​‌ ​​‌ ​ ​ ‍‍​‍ ​‍ ‌‍​ ‌‍‍​‌‍‌‌‌‍ ​‌ ​ ‌‍‌‌‌‍​‌‌ ​​‌‍‍‌‌‍‌‌‌ ​‍‌ ​ ​‍ ‍‌ ​ ‌‍​‌‌‍ ‍‌‍‍‌‌ ‌​‌ ‍‌​‍ ‍‌ ​ ‌ ‌​‌ ‌‌‌‍‌​‌‍‍‌‌‍ ​‍ ‌‍‍‌‌‍ ‍‌ ‌​‌‍‌‌‌‍ ‍‌ ‌​​‍ ‌‍‌‌‌‍‌​‌‍‍‌‌ ‌​​‍ ‌‍ ‌‌‍ ‌‍‌​‌‍‌‌​ ‌‌ ​​‌ ​‍‌‍‌‌‌ ​ ‌‍‌‌‌‍ ‍‌ ‌​‌‍​‌‌ ‌​‌‍‍‌‌‍ ‌‍ ‍​ ‍ ‌‍‍‌‌‍‌​​ ‌‌‍‌‍‌‍ ‌‍ ‌ ‌​‌‍‌‌‌ ​‍​ ‍ ‌ ‌​‌ ‍‌‌ ​​‌‍‌‌​ ‌‌‍‌‍‌‍ ‌‍ ‌ ‌​‌‍‌‌‌ ​‍​ ‍ ‌ ​​‌‍​‌‌ ‌​‌‍‍​​ ‌‌‍​ ‌‍ ‌‍ ​‌ ‌‌‌‍ ‌‌‍ ‍‌ ​ ​‍‌‌​ ‌‌‌​​‍‌‌ ‌‍‍ ‌‍‌‌‌ ‍‌​‍‌‌​ ​ ‌​‌​​‍‌‌​ ​ ‌​‌​​‍‌‌​ ​‍​ ​‍‌‍​ ​ ​ ​ ‌​​ ​​‌‍​ ​ ‌‍‌‍‌​​ ‌​‌‍‌‍‌‍‌‌‌‍‌‌‌‍‌​​‍‌‌​ ​‍​ ​‍​‍‌‌​ ‌‌‌​‌​​‍ ‍‌‍ ​‌‍‍‌‌‍ ‍‌‍‍ ‌ ​ ​‍‌‌​ ‌‌‌​​‍‌‌ ‌‍‍ ‌‍‌‌‌ ‍‌​‍‌‌​ ​ ‌​‌​​‍‌‌​ ​ ‌​‌​​‍‌‌​ ​‍​ ​‍​ ​​​ ‍‌‌‍‌‌​ ‍​​ ‍‌​ ​‍‌‍​‍‌‍​‍​ ​‍​ ‍​‌‍​‌​ ​​​‍‌‌​ ​‍​ ​‍​‍‌‌​ ‌‌‌​‌​​‍ ‍‌‍ ‍‌‍​‌‌‍ ‌‌‍‌‌​ ‌‍​‍‌‍​‌‌ ​ ‌‍‌‌‌‌‌‌‌ ​‍‌‍ ​​ ‌‌‍‍​‌ ‌​‌ ‌​‌ ​​‌ ​ ​‍‌‌​ ​ ‌​​‌​‍‌‌​ ​‍‌​‌‍​‍‌‌​ ​‍‌​‌‍‌‍​ ‌‍‍​‌‍‌‌‌‍ ​‌ ​ ‌‍‌‌‌‍​‌‌ ​​‌‍‍‌‌‍‌‌‌ ​‍‌ ​ ​‍ ‍‌ ​ ‌‍​‌‌‍ ‍‌‍‍‌‌ ‌​‌ ‍‌​‍ ‍‌ ​ ‌ ‌​‌ ‌‌‌‍‌​‌‍‍‌‌‍ ​‍‌‍‌‍‍‌‌‍‌​​ ‌‌‍‌‍‌‍ ‌‍ ‌ ‌​‌‍‌‌‌ ​‍​‍‌‍‌ ‌​‌ ‍‌‌ ​​‌‍‌‌​ ‌‌‍‌‍‌‍ ‌‍ ‌ ‌​‌‍‌‌‌ ​‍​‍‌‍‌ ​​‌‍​‌‌ ‌​‌‍‍​​ ‌‌‍​ ‌‍ ‌‍ ​‌ ‌‌‌‍ ‌‌‍ ‍‌ ​ ​‍‌‌​ ‌‌‌​​‍‌‌ ‌‍‍ ‌‍‌‌‌ ‍‌​‍‌‌​ ​ ‌​‌​​‍‌‌​ ​ ‌​‌​​‍‌‌​ ​‍​ ​‍‌‍​ ​ ​ ​ ‌​​ ​​‌‍​ ​ ‌‍‌‍‌​​ ‌​‌‍‌‍‌‍‌‌‌‍‌‌‌‍‌​​‍‌‌​ ​‍​ ​‍​‍‌‌​ ‌‌‌​‌​​‍ ‍‌‍ ​‌‍‍‌‌‍ ‍‌‍‍ ‌ ​ ​‍‌‌​ ‌‌‌​​‍‌‌ ‌‍‍ ‌‍‌‌‌ ‍‌​‍‌‌​ ​ ‌​‌​​‍‌‌​ ​ ‌​‌​​‍‌‌​ ​‍​ ​‍​ ​​​ ‍‌‌‍‌‌​ ‍​​ ‍‌​ ​‍‌‍​‍‌‍​‍​ ​‍​ ‍​‌‍​‌​ ​​​‍‌‌​ ​‍​ ​‍​‍‌‌​ ‌‌‌​‌​​‍ ‍‌‍ ‍‌‍​‌‌‍ ‌‌‍‌‌​‍‌‍‌ ​​‌‍‌‌‌ ​‍‌ ​ ‌ ​​‌‍‌‌‌‍​ ‌ ‌​‌‍‍‌‌ ‌‍‌‍‌‌​ ‌‌ ​​‌ ‌‌‌‍​‍‌‍ ​‌‍‍‌‌ ​ ‌‍‍​‌‍‌‌‌‍‌​​‍​‍‌ ‌
Accessibility Statement​​​​‌ ‍ ​‍​‍‌‍ ‌ ​‍‌‍‍‌‌‍‌ ‌‍‍‌‌‍ ‍​‍​‍​ ‍‍​‍​‍‌ ​ ‌‍​‌‌‍ ‍‌‍‍‌‌ ‌​‌ ‍‌​‍ ‍‌‍‍‌‌‍ ​‍​‍​‍ ​​‍​‍‌‍‍​‌ ​‍‌‍‌‌‌‍‌‍​‍​‍​ ‍‍​‍​‍‌‍‍​‌ ‌​‌ ‌​‌ ​​‌ ​ ​ ‍‍​‍ ​‍ ‌‍​ ‌‍‍​‌‍‌‌‌‍ ​‌ ​ ‌‍‌‌‌‍​‌‌ ​​‌‍‍‌‌‍‌‌‌ ​‍‌ ​ ​‍ ‍‌ ​ ‌‍​‌‌‍ ‍‌‍‍‌‌ ‌​‌ ‍‌​‍ ‍‌ ​ ‌ ‌​‌ ‌‌‌‍‌​‌‍‍‌‌‍ ​‍ ‌‍‍‌‌‍ ‍‌ ‌​‌‍‌‌‌‍ ‍‌ ‌​​‍ ‌‍‌‌‌‍‌​‌‍‍‌‌ ‌​​‍ ‌‍ ‌‌‍ ‌‍‌​‌‍‌‌​ ‌‌ ​​‌ ​‍‌‍‌‌‌ ​ ‌‍‌‌‌‍ ‍‌ ‌​‌‍​‌‌ ‌​‌‍‍‌‌‍ ‌‍ ‍​ ‍ ‌‍‍‌‌‍‌​​ ‌‌‍‌‍‌‍ ‌‍ ‌ ‌​‌‍‌‌‌ ​‍​ ‍ ‌ ‌​‌ ‍‌‌ ​​‌‍‌‌​ ‌‌‍‌‍‌‍ ‌‍ ‌ ‌​‌‍‌‌‌ ​‍​ ‍ ‌ ​​‌‍​‌‌ ‌​‌‍‍​​ ‌‌‍​ ‌‍ ‌‍ ​‌ ‌‌‌‍ ‌‌‍ ‍‌ ​ ​‍‌‌​ ‌‌‌​​‍‌‌ ‌‍‍ ‌‍‌‌‌ ‍‌​‍‌‌​ ​ ‌​‌​​‍‌‌​ ​ ‌​‌​​‍‌‌​ ​‍​ ​‍‌‍​ ​ ​ ​ ‌​​ ​​‌‍​ ​ ‌‍‌‍‌​​ ‌​‌‍‌‍‌‍‌‌‌‍‌‌‌‍‌​​‍‌‌​ ​‍​ ​‍​‍‌‌​ ‌‌‌​‌​​‍ ‍‌‍ ​‌‍‍‌‌‍ ‍‌‍‍ ‌ ​ ​‍‌‌​ ‌‌‌​​‍‌‌ ‌‍‍ ‌‍‌‌‌ ‍‌​‍‌‌​ ​ ‌​‌​​‍‌‌​ ​ ‌​‌​​‍‌‌​ ​‍​ ​‍​ ​ ​ ‌‍​ ‌ ​ ​ ‌‍​‌​ ‌‍​ ‌ ​ ‍‌​ ​‌​ ‌‍‌‍‌​​ ​​​‍‌‌​ ​‍​ ​‍​‍‌‌​ ‌‌‌​‌​​‍ ‍‌‍ ‍‌‍​‌‌‍ ‌‌‍‌‌​ ‌‍​‍‌‍​‌‌ ​ ‌‍‌‌‌‌‌‌‌ ​‍‌‍ ​​ ‌‌‍‍​‌ ‌​‌ ‌​‌ ​​‌ ​ ​‍‌‌​ ​ ‌​​‌​‍‌‌​ ​‍‌​‌‍​‍‌‌​ ​‍‌​‌‍‌‍​ ‌‍‍​‌‍‌‌‌‍ ​‌ ​ ‌‍‌‌‌‍​‌‌ ​​‌‍‍‌‌‍‌‌‌ ​‍‌ ​ ​‍ ‍‌ ​ ‌‍​‌‌‍ ‍‌‍‍‌‌ ‌​‌ ‍‌​‍ ‍‌ ​ ‌ ‌​‌ ‌‌‌‍‌​‌‍‍‌‌‍ ​‍‌‍‌‍‍‌‌‍‌​​ ‌‌‍‌‍‌‍ ‌‍ ‌ ‌​‌‍‌‌‌ ​‍​‍‌‍‌ ‌​‌ ‍‌‌ ​​‌‍‌‌​ ‌‌‍‌‍‌‍ ‌‍ ‌ ‌​‌‍‌‌‌ ​‍​‍‌‍‌ ​​‌‍​‌‌ ‌​‌‍‍​​ ‌‌‍​ ‌‍ ‌‍ ​‌ ‌‌‌‍ ‌‌‍ ‍‌ ​ ​‍‌‌​ ‌‌‌​​‍‌‌ ‌‍‍ ‌‍‌‌‌ ‍‌​‍‌‌​ ​ ‌​‌​​‍‌‌​ ​ ‌​‌​​‍‌‌​ ​‍​ ​‍‌‍​ ​ ​ ​ ‌​​ ​​‌‍​ ​ ‌‍‌‍‌​​ ‌​‌‍‌‍‌‍‌‌‌‍‌‌‌‍‌​​‍‌‌​ ​‍​ ​‍​‍‌‌​ ‌‌‌​‌​​‍ ‍‌‍ ​‌‍‍‌‌‍ ‍‌‍‍ ‌ ​ ​‍‌‌​ ‌‌‌​​‍‌‌ ‌‍‍ ‌‍‌‌‌ ‍‌​‍‌‌​ ​ ‌​‌​​‍‌‌​ ​ ‌​‌​​‍‌‌​ ​‍​ ​‍​ ​ ​ ‌‍​ ‌ ​ ​ ‌‍​‌​ ‌‍​ ‌ ​ ‍‌​ ​‌​ ‌‍‌‍‌​​ ​​​‍‌‌​ ​‍​ ​‍​‍‌‌​ ‌‌‌​‌​​‍ ‍‌‍ ‍‌‍​‌‌‍ ‌‌‍‌‌​‍‌‍‌ ​​‌‍‌‌‌ ​‍‌ ​ ‌ ​​‌‍‌‌‌‍​ ‌ ‌​‌‍‍‌‌ ‌‍‌‍‌‌​ ‌‌ ​​‌ ‌‌‌‍​‍‌‍ ​‌‍‍‌‌ ​ ‌‍‍​‌‍‌‌‌‍‌​​‍​‍‌ ‌
Our Story​​​​‌ ‍ ​‍​‍‌‍ ‌ ​‍‌‍‍‌‌‍‌ ‌‍‍‌‌‍ ‍​‍​‍​ ‍‍​‍​‍‌ ​ ‌‍​‌‌‍ ‍‌‍‍‌‌ ‌​‌ ‍‌​‍ ‍‌‍‍‌‌‍ ​‍​‍​‍ ​​‍​‍‌‍‍​‌ ​‍‌‍‌‌‌‍‌‍​‍​‍​ ‍‍​‍​‍‌‍‍​‌ ‌​‌ ‌​‌ ​​‌ ​ ​ ‍‍​‍ ​‍ ‌‍​ ‌‍‍​‌‍‌‌‌‍ ​‌ ​ ‌‍‌‌‌‍​‌‌ ​​‌‍‍‌‌‍‌‌‌ ​‍‌ ​ ​‍ ‍‌ ​ ‌‍​‌‌‍ ‍‌‍‍‌‌ ‌​‌ ‍‌​‍ ‍‌ ​ ‌ ‌​‌ ‌‌‌‍‌​‌‍‍‌‌‍ ​‍ ‌‍‍‌‌‍ ‍‌ ‌​‌‍‌‌‌‍ ‍‌ ‌​​‍ ‌‍‌‌‌‍‌​‌‍‍‌‌ ‌​​‍ ‌‍ ‌‌‍ ‌‍‌​‌‍‌‌​ ‌‌ ​​‌ ​‍‌‍‌‌‌ ​ ‌‍‌‌‌‍ ‍‌ ‌​‌‍​‌‌ ‌​‌‍‍‌‌‍ ‌‍ ‍​ ‍ ‌‍‍‌‌‍‌​​ ‌‌‍‌‍‌‍ ‌‍ ‌ ‌​‌‍‌‌‌ ​‍​ ‍ ‌ ‌​‌ ‍‌‌ ​​‌‍‌‌​ ‌‌‍‌‍‌‍ ‌‍ ‌ ‌​‌‍‌‌‌ ​‍​ ‍ ‌ ​​‌‍​‌‌ ‌​‌‍‍​​ ‌‌‍​ ‌‍ ‌‍ ​‌ ‌‌‌‍ ‌‌‍ ‍‌ ​ ​‍‌‌​ ‌‌‌​​‍‌‌ ‌‍‍ ‌‍‌‌‌ ‍‌​‍‌‌​ ​ ‌​‌​​‍‌‌​ ​ ‌​‌​​‍‌‌​ ​‍​ ​‍‌‍​ ​ ​ ​ ‌​​ ​​‌‍​ ​ ‌‍‌‍‌​​ ‌​‌‍‌‍‌‍‌‌‌‍‌‌‌‍‌​​‍‌‌​ ​‍​ ​‍​‍‌‌​ ‌‌‌​‌​​‍ ‍‌‍ ​‌‍‍‌‌‍ ‍‌‍‍ ‌ ​ ​‍‌‌​ ‌‌‌​​‍‌‌ ‌‍‍ ‌‍‌‌‌ ‍‌​‍‌‌​ ​ ‌​‌​​‍‌‌​ ​ ‌​‌​​‍‌‌​ ​‍​ ​‍‌‍‌‍​ ​ ​ ‌‌‌‍‌​‌‍​ ​ ​​​ ​ ​ ‌‍​ ‌‍​ ​ ‌‍​‍​ ​‍​‍‌‌​ ​‍​ ​‍​‍‌‌​ ‌‌‌​‌​​‍ ‍‌‍ ‍‌‍​‌‌‍ ‌‌‍‌‌​ ‌‍​‍‌‍​‌‌ ​ ‌‍‌‌‌‌‌‌‌ ​‍‌‍ ​​ ‌‌‍‍​‌ ‌​‌ ‌​‌ ​​‌ ​ ​‍‌‌​ ​ ‌​​‌​‍‌‌​ ​‍‌​‌‍​‍‌‌​ ​‍‌​‌‍‌‍​ ‌‍‍​‌‍‌‌‌‍ ​‌ ​ ‌‍‌‌‌‍​‌‌ ​​‌‍‍‌‌‍‌‌‌ ​‍‌ ​ ​‍ ‍‌ ​ ‌‍​‌‌‍ ‍‌‍‍‌‌ ‌​‌ ‍‌​‍ ‍‌ ​ ‌ ‌​‌ ‌‌‌‍‌​‌‍‍‌‌‍ ​‍‌‍‌‍‍‌‌‍‌​​ ‌‌‍‌‍‌‍ ‌‍ ‌ ‌​‌‍‌‌‌ ​‍​‍‌‍‌ ‌​‌ ‍‌‌ ​​‌‍‌‌​ ‌‌‍‌‍‌‍ ‌‍ ‌ ‌​‌‍‌‌‌ ​‍​‍‌‍‌ ​​‌‍​‌‌ ‌​‌‍‍​​ ‌‌‍​ ‌‍ ‌‍ ​‌ ‌‌‌‍ ‌‌‍ ‍‌ ​ ​‍‌‌​ ‌‌‌​​‍‌‌ ‌‍‍ ‌‍‌‌‌ ‍‌​‍‌‌​ ​ ‌​‌​​‍‌‌​ ​ ‌​‌​​‍‌‌​ ​‍​ ​‍‌‍​ ​ ​ ​ ‌​​ ​​‌‍​ ​ ‌‍‌‍‌​​ ‌​‌‍‌‍‌‍‌‌‌‍‌‌‌‍‌​​‍‌‌​ ​‍​ ​‍​‍‌‌​ ‌‌‌​‌​​‍ ‍‌‍ ​‌‍‍‌‌‍ ‍‌‍‍ ‌ ​ ​‍‌‌​ ‌‌‌​​‍‌‌ ‌‍‍ ‌‍‌‌‌ ‍‌​‍‌‌​ ​ ‌​‌​​‍‌‌​ ​ ‌​‌​​‍‌‌​ ​‍​ ​‍‌‍‌‍​ ​ ​ ‌‌‌‍‌​‌‍​ ​ ​​​ ​ ​ ‌‍​ ‌‍​ ​ ‌‍​‍​ ​‍​‍‌‌​ ​‍​ ​‍​‍‌‌​ ‌‌‌​‌​​‍ ‍‌‍ ‍‌‍​‌‌‍ ‌‌‍‌‌​‍‌‍‌ ​​‌‍‌‌‌ ​‍‌ ​ ‌ ​​‌‍‌‌‌‍​ ‌ ‌​‌‍‍‌‌ ‌‍‌‍‌‌​ ‌‌ ​​‌ ‌‌‌‍​‍‌‍ ​‌‍‍‌‌ ​ ‌‍‍​‌‍‌‌‌‍‌​​‍​‍‌ ‌
Our Impact​​​​‌ ‍ ​‍​‍‌‍ ‌ ​‍‌‍‍‌‌‍‌ ‌‍‍‌‌‍ ‍​‍​‍​ ‍‍​‍​‍‌ ​ ‌‍​‌‌‍ ‍‌‍‍‌‌ ‌​‌ ‍‌​‍ ‍‌‍‍‌‌‍ ​‍​‍​‍ ​​‍​‍‌‍‍​‌ ​‍‌‍‌‌‌‍‌‍​‍​‍​ ‍‍​‍​‍‌‍‍​‌ ‌​‌ ‌​‌ ​​‌ ​ ​ ‍‍​‍ ​‍ ‌‍​ ‌‍‍​‌‍‌‌‌‍ ​‌ ​ ‌‍‌‌‌‍​‌‌ ​​‌‍‍‌‌‍‌‌‌ ​‍‌ ​ ​‍ ‍‌ ​ ‌‍​‌‌‍ ‍‌‍‍‌‌ ‌​‌ ‍‌​‍ ‍‌ ​ ‌ ‌​‌ ‌‌‌‍‌​‌‍‍‌‌‍ ​‍ ‌‍‍‌‌‍ ‍‌ ‌​‌‍‌‌‌‍ ‍‌ ‌​​‍ ‌‍‌‌‌‍‌​‌‍‍‌‌ ‌​​‍ ‌‍ ‌‌‍ ‌‍‌​‌‍‌‌​ ‌‌ ​​‌ ​‍‌‍‌‌‌ ​ ‌‍‌‌‌‍ ‍‌ ‌​‌‍​‌‌ ‌​‌‍‍‌‌‍ ‌‍ ‍​ ‍ ‌‍‍‌‌‍‌​​ ‌‌‍‌‍‌‍ ‌‍ ‌ ‌​‌‍‌‌‌ ​‍​ ‍ ‌ ‌​‌ ‍‌‌ ​​‌‍‌‌​ ‌‌‍‌‍‌‍ ‌‍ ‌ ‌​‌‍‌‌‌ ​‍​ ‍ ‌ ​​‌‍​‌‌ ‌​‌‍‍​​ ‌‌‍​ ‌‍ ‌‍ ​‌ ‌‌‌‍ ‌‌‍ ‍‌ ​ ​‍‌‌​ ‌‌‌​​‍‌‌ ‌‍‍ ‌‍‌‌‌ ‍‌​‍‌‌​ ​ ‌​‌​​‍‌‌​ ​ ‌​‌​​‍‌‌​ ​‍​ ​‍‌‍​ ​ ​ ​ ‌​​ ​​‌‍​ ​ ‌‍‌‍‌​​ ‌​‌‍‌‍‌‍‌‌‌‍‌‌‌‍‌​​‍‌‌​ ​‍​ ​‍​‍‌‌​ ‌‌‌​‌​​‍ ‍‌‍ ​‌‍‍‌‌‍ ‍‌‍‍ ‌ ​ ​‍‌‌​ ‌‌‌​​‍‌‌ ‌‍‍ ‌‍‌‌‌ ‍‌​‍‌‌​ ​ ‌​‌​​‍‌‌​ ​ ‌​‌​​‍‌‌​ ​‍​ ​‍‌‍‌‍​ ‍‌​ ​ ‌‍​‌​ ‌​​ ​‌‌‍​‌​ ​​‌‍‌‌​ ‌‍‌‍‌​​ ‌ ​‍‌‌​ ​‍​ ​‍​‍‌‌​ ‌‌‌​‌​​‍ ‍‌‍ ‍‌‍​‌‌‍ ‌‌‍‌‌​ ‌‍​‍‌‍​‌‌ ​ ‌‍‌‌‌‌‌‌‌ ​‍‌‍ ​​ ‌‌‍‍​‌ ‌​‌ ‌​‌ ​​‌ ​ ​‍‌‌​ ​ ‌​​‌​‍‌‌​ ​‍‌​‌‍​‍‌‌​ ​‍‌​‌‍‌‍​ ‌‍‍​‌‍‌‌‌‍ ​‌ ​ ‌‍‌‌‌‍​‌‌ ​​‌‍‍‌‌‍‌‌‌ ​‍‌ ​ ​‍ ‍‌ ​ ‌‍​‌‌‍ ‍‌‍‍‌‌ ‌​‌ ‍‌​‍ ‍‌ ​ ‌ ‌​‌ ‌‌‌‍‌​‌‍‍‌‌‍ ​‍‌‍‌‍‍‌‌‍‌​​ ‌‌‍‌‍‌‍ ‌‍ ‌ ‌​‌‍‌‌‌ ​‍​‍‌‍‌ ‌​‌ ‍‌‌ ​​‌‍‌‌​ ‌‌‍‌‍‌‍ ‌‍ ‌ ‌​‌‍‌‌‌ ​‍​‍‌‍‌ ​​‌‍​‌‌ ‌​‌‍‍​​ ‌‌‍​ ‌‍ ‌‍ ​‌ ‌‌‌‍ ‌‌‍ ‍‌ ​ ​‍‌‌​ ‌‌‌​​‍‌‌ ‌‍‍ ‌‍‌‌‌ ‍‌​‍‌‌​ ​ ‌​‌​​‍‌‌​ ​ ‌​‌​​‍‌‌​ ​‍​ ​‍‌‍​ ​ ​ ​ ‌​​ ​​‌‍​ ​ ‌‍‌‍‌​​ ‌​‌‍‌‍‌‍‌‌‌‍‌‌‌‍‌​​‍‌‌​ ​‍​ ​‍​‍‌‌​ ‌‌‌​‌​​‍ ‍‌‍ ​‌‍‍‌‌‍ ‍‌‍‍ ‌ ​ ​‍‌‌​ ‌‌‌​​‍‌‌ ‌‍‍ ‌‍‌‌‌ ‍‌​‍‌‌​ ​ ‌​‌​​‍‌‌​ ​ ‌​‌​​‍‌‌​ ​‍​ ​‍‌‍‌‍​ ‍‌​ ​ ‌‍​‌​ ‌​​ ​‌‌‍​‌​ ​​‌‍‌‌​ ‌‍‌‍‌​​ ‌ ​‍‌‌​ ​‍​ ​‍​‍‌‌​ ‌‌‌​‌​​‍ ‍‌‍ ‍‌‍​‌‌‍ ‌‌‍‌‌​‍‌‍‌ ​​‌‍‌‌‌ ​‍‌ ​ ‌ ​​‌‍‌‌‌‍​ ‌ ‌​‌‍‍‌‌ ‌‍‌‍‌‌​ ‌‌ ​​‌ ‌‌‌‍​‍‌‍ ​‌‍‍‌‌ ​ ‌‍‍​‌‍‌‌‌‍‌​​‍​‍‌ ‌
Partner with Us​​​​‌ ‍ ​‍​‍‌‍ ‌ ​‍‌‍‍‌‌‍‌ ‌‍‍‌‌‍ ‍​‍​‍​ ‍‍​‍​‍‌ ​ ‌‍​‌‌‍ ‍‌‍‍‌‌ ‌​‌ ‍‌​‍ ‍‌‍‍‌‌‍ ​‍​‍​‍ ​​‍​‍‌‍‍​‌ ​‍‌‍‌‌‌‍‌‍​‍​‍​ ‍‍​‍​‍‌‍‍​‌ ‌​‌ ‌​‌ ​​‌ ​ ​ ‍‍​‍ ​‍ ‌‍​ ‌‍‍​‌‍‌‌‌‍ ​‌ ​ ‌‍‌‌‌‍​‌‌ ​​‌‍‍‌‌‍‌‌‌ ​‍‌ ​ ​‍ ‍‌ ​ ‌‍​‌‌‍ ‍‌‍‍‌‌ ‌​‌ ‍‌​‍ ‍‌ ​ ‌ ‌​‌ ‌‌‌‍‌​‌‍‍‌‌‍ ​‍ ‌‍‍‌‌‍ ‍‌ ‌​‌‍‌‌‌‍ ‍‌ ‌​​‍ ‌‍‌‌‌‍‌​‌‍‍‌‌ ‌​​‍ ‌‍ ‌‌‍ ‌‍‌​‌‍‌‌​ ‌‌ ​​‌ ​‍‌‍‌‌‌ ​ ‌‍‌‌‌‍ ‍‌ ‌​‌‍​‌‌ ‌​‌‍‍‌‌‍ ‌‍ ‍​ ‍ ‌‍‍‌‌‍‌​​ ‌‌‍‌‍‌‍ ‌‍ ‌ ‌​‌‍‌‌‌ ​‍​ ‍ ‌ ‌​‌ ‍‌‌ ​​‌‍‌‌​ ‌‌‍‌‍‌‍ ‌‍ ‌ ‌​‌‍‌‌‌ ​‍​ ‍ ‌ ​​‌‍​‌‌ ‌​‌‍‍​​ ‌‌‍​ ‌‍ ‌‍ ​‌ ‌‌‌‍ ‌‌‍ ‍‌ ​ ​‍‌‌​ ‌‌‌​​‍‌‌ ‌‍‍ ‌‍‌‌‌ ‍‌​‍‌‌​ ​ ‌​‌​​‍‌‌​ ​ ‌​‌​​‍‌‌​ ​‍​ ​‍‌‍​ ​ ​ ​ ‌​​ ​​‌‍​ ​ ‌‍‌‍‌​​ ‌​‌‍‌‍‌‍‌‌‌‍‌‌‌‍‌​​‍‌‌​ ​‍​ ​‍​‍‌‌​ ‌‌‌​‌​​‍ ‍‌‍ ​‌‍‍‌‌‍ ‍‌‍‍ ‌ ​ ​‍‌‌​ ‌‌‌​​‍‌‌ ‌‍‍ ‌‍‌‌‌ ‍‌​‍‌‌​ ​ ‌​‌​​‍‌‌​ ​ ‌​‌​​‍‌‌​ ​‍​ ​‍‌‍‌‌‌‍‌‌​ ​‌‌‍​ ‌‍​ ​ ​​‌‍‌​‌‍‌‌‌‍​‍‌‍​‌​ ‍​‌‍‌‌‌‍​‍‌‍​‍‌‍‌‍​ ‍​‌‍‌‍‌‍‌​​ ​‌‌‍‌‌​ ​​​ ​ ​ ​​​ ‌‌​ ‍‌​ ​ ​ ‍‌​ ‌ ‌‍​‌​ ‍‌‌‍‌​​ ​​​‍‌‌​ ​‍​ ​‍​‍‌‌​ ‌‌‌​‌​​‍ ‍‌‍ ‍‌‍​‌‌‍ ‌‌‍‌‌​ ‌‍​‍‌‍​‌‌ ​ ‌‍‌‌‌‌‌‌‌ ​‍‌‍ ​​ ‌‌‍‍​‌ ‌​‌ ‌​‌ ​​‌ ​ ​‍‌‌​ ​ ‌​​‌​‍‌‌​ ​‍‌​‌‍​‍‌‌​ ​‍‌​‌‍‌‍​ ‌‍‍​‌‍‌‌‌‍ ​‌ ​ ‌‍‌‌‌‍​‌‌ ​​‌‍‍‌‌‍‌‌‌ ​‍‌ ​ ​‍ ‍‌ ​ ‌‍​‌‌‍ ‍‌‍‍‌‌ ‌​‌ ‍‌​‍ ‍‌ ​ ‌ ‌​‌ ‌‌‌‍‌​‌‍‍‌‌‍ ​‍‌‍‌‍‍‌‌‍‌​​ ‌‌‍‌‍‌‍ ‌‍ ‌ ‌​‌‍‌‌‌ ​‍​‍‌‍‌ ‌​‌ ‍‌‌ ​​‌‍‌‌​ ‌‌‍‌‍‌‍ ‌‍ ‌ ‌​‌‍‌‌‌ ​‍​‍‌‍‌ ​​‌‍​‌‌ ‌​‌‍‍​​ ‌‌‍​ ‌‍ ‌‍ ​‌ ‌‌‌‍ ‌‌‍ ‍‌ ​ ​‍‌‌​ ‌‌‌​​‍‌‌ ‌‍‍ ‌‍‌‌‌ ‍‌​‍‌‌​ ​ ‌​‌​​‍‌‌​ ​ ‌​‌​​‍‌‌​ ​‍​ ​‍‌‍​ ​ ​ ​ ‌​​ ​​‌‍​ ​ ‌‍‌‍‌​​ ‌​‌‍‌‍‌‍‌‌‌‍‌‌‌‍‌​​‍‌‌​ ​‍​ ​‍​‍‌‌​ ‌‌‌​‌​​‍ ‍‌‍ ​‌‍‍‌‌‍ ‍‌‍‍ ‌ ​ ​‍‌‌​ ‌‌‌​​‍‌‌ ‌‍‍ ‌‍‌‌‌ ‍‌​‍‌‌​ ​ ‌​‌​​‍‌‌​ ​ ‌​‌​​‍‌‌​ ​‍​ ​‍‌‍‌‌‌‍‌‌​ ​‌‌‍​ ‌‍​ ​ ​​‌‍‌​‌‍‌‌‌‍​‍‌‍​‌​ ‍​‌‍‌‌‌‍​‍‌‍​‍‌‍‌‍​ ‍​‌‍‌‍‌‍‌​​ ​‌‌‍‌‌​ ​​​ ​ ​ ​​​ ‌‌​ ‍‌​ ​ ​ ‍‌​ ‌ ‌‍​‌​ ‍‌‌‍‌​​ ​​​‍‌‌​ ​‍​ ​‍​‍‌‌​ ‌‌‌​‌​​‍ ‍‌‍ ‍‌‍​‌‌‍ ‌‌‍‌‌​‍‌‍‌ ​​‌‍‌‌‌ ​‍‌ ​ ‌ ​​‌‍‌‌‌‍​ ‌ ‌​‌‍‍‌‌ ‌‍‌‍‌‌​ ‌‌ ​​‌ ‌‌‌‍​‍‌‍ ​‌‍‍‌‌ ​ ‌‍‍​‌‍‌‌‌‍‌​​‍​‍‌ ‌
Careers at Chelsea Piers​​​​‌ ‍ ​‍​‍‌‍ ‌ ​‍‌‍‍‌‌‍‌ ‌‍‍‌‌‍ ‍​‍​‍​ ‍‍​‍​‍‌ ​ ‌‍​‌‌‍ ‍‌‍‍‌‌ ‌​‌ ‍‌​‍ ‍‌‍‍‌‌‍ ​‍​‍​‍ ​​‍​‍‌‍‍​‌ ​‍‌‍‌‌‌‍‌‍​‍​‍​ ‍‍​‍​‍‌‍‍​‌ ‌​‌ ‌​‌ ​​‌ ​ ​ ‍‍​‍ ​‍ ‌‍​ ‌‍‍​‌‍‌‌‌‍ ​‌ ​ ‌‍‌‌‌‍​‌‌ ​​‌‍‍‌‌‍‌‌‌ ​‍‌ ​ ​‍ ‍‌ ​ ‌‍​‌‌‍ ‍‌‍‍‌‌ ‌​‌ ‍‌​‍ ‍‌ ​ ‌ ‌​‌ ‌‌‌‍‌​‌‍‍‌‌‍ ​‍ ‌‍‍‌‌‍ ‍‌ ‌​‌‍‌‌‌‍ ‍‌ ‌​​‍ ‌‍‌‌‌‍‌​‌‍‍‌‌ ‌​​‍ ‌‍ ‌‌‍ ‌‍‌​‌‍‌‌​ ‌‌ ​​‌ ​‍‌‍‌‌‌ ​ ‌‍‌‌‌‍ ‍‌ ‌​‌‍​‌‌ ‌​‌‍‍‌‌‍ ‌‍ ‍​ ‍ ‌‍‍‌‌‍‌​​ ‌‌‍‌‍‌‍ ‌‍ ‌ ‌​‌‍‌‌‌ ​‍​ ‍ ‌ ‌​‌ ‍‌‌ ​​‌‍‌‌​ ‌‌‍‌‍‌‍ ‌‍ ‌ ‌​‌‍‌‌‌ ​‍​ ‍ ‌ ​​‌‍​‌‌ ‌​‌‍‍​​ ‌‌‍​ ‌‍ ‌‍ ​‌ ‌‌‌‍ ‌‌‍ ‍‌ ​ ​‍‌‌​ ‌‌‌​​‍‌‌ ‌‍‍ ‌‍‌‌‌ ‍‌​‍‌‌​ ​ ‌​‌​​‍‌‌​ ​ ‌​‌​​‍‌‌​ ​‍​ ​‍‌‍​ ​ ​ ​ ‌​​ ​​‌‍​ ​ ‌‍‌‍‌​​ ‌​‌‍‌‍‌‍‌‌‌‍‌‌‌‍‌​​‍‌‌​ ​‍​ ​‍​‍‌‌​ ‌‌‌​‌​​‍ ‍‌‍ ​‌‍‍‌‌‍ ‍‌‍‍ ‌ ​ ​‍‌‌​ ‌‌‌​​‍‌‌ ‌‍‍ ‌‍‌‌‌ ‍‌​‍‌‌​ ​ ‌​‌​​‍‌‌​ ​ ‌​‌​​‍‌‌​ ​‍​ ​‍​ ‌​​ ‍‌​ ​ ​ ‍​‌‍‌‌​ ​​​ ‍​​ ‌‍‌‍​‌​ ​ ‌‍​‍‌‍​ ​‍‌‌​ ​‍​ ​‍​‍‌‌​ ‌‌‌​‌​​‍ ‍‌‍ ‍‌‍​‌‌‍ ‌‌‍‌‌​ ‌‍​‍‌‍​‌‌ ​ ‌‍‌‌‌‌‌‌‌ ​‍‌‍ ​​ ‌‌‍‍​‌ ‌​‌ ‌​‌ ​​‌ ​ ​‍‌‌​ ​ ‌​​‌​‍‌‌​ ​‍‌​‌‍​‍‌‌​ ​‍‌​‌‍‌‍​ ‌‍‍​‌‍‌‌‌‍ ​‌ ​ ‌‍‌‌‌‍​‌‌ ​​‌‍‍‌‌‍‌‌‌ ​‍‌ ​ ​‍ ‍‌ ​ ‌‍​‌‌‍ ‍‌‍‍‌‌ ‌​‌ ‍‌​‍ ‍‌ ​ ‌ ‌​‌ ‌‌‌‍‌​‌‍‍‌‌‍ ​‍‌‍‌‍‍‌‌‍‌​​ ‌‌‍‌‍‌‍ ‌‍ ‌ ‌​‌‍‌‌‌ ​‍​‍‌‍‌ ‌​‌ ‍‌‌ ​​‌‍‌‌​ ‌‌‍‌‍‌‍ ‌‍ ‌ ‌​‌‍‌‌‌ ​‍​‍‌‍‌ ​​‌‍​‌‌ ‌​‌‍‍​​ ‌‌‍​ ‌‍ ‌‍ ​‌ ‌‌‌‍ ‌‌‍ ‍‌ ​ ​‍‌‌​ ‌‌‌​​‍‌‌ ‌‍‍ ‌‍‌‌‌ ‍‌​‍‌‌​ ​ ‌​‌​​‍‌‌​ ​ ‌​‌​​‍‌‌​ ​‍​ ​‍‌‍​ ​ ​ ​ ‌​​ ​​‌‍​ ​ ‌‍‌‍‌​​ ‌​‌‍‌‍‌‍‌‌‌‍‌‌‌‍‌​​‍‌‌​ ​‍​ ​‍​‍‌‌​ ‌‌‌​‌​​‍ ‍‌‍ ​‌‍‍‌‌‍ ‍‌‍‍ ‌ ​ ​‍‌‌​ ‌‌‌​​‍‌‌ ‌‍‍ ‌‍‌‌‌ ‍‌​‍‌‌​ ​ ‌​‌​​‍‌‌​ ​ ‌​‌​​‍‌‌​ ​‍​ ​‍​ ‌​​ ‍‌​ ​ ​ ‍​‌‍‌‌​ ​​​ ‍​​ ‌‍‌‍​‌​ ​ ‌‍​‍‌‍​ ​‍‌‌​ ​‍​ ​‍​‍‌‌​ ‌‌‌​‌​​‍ ‍‌‍ ‍‌‍​‌‌‍ ‌‌‍‌‌​‍‌‍‌ ​​‌‍‌‌‌ ​‍‌ ​ ‌ ​​‌‍‌‌‌‍​ ‌ ‌​‌‍‍‌‌ ‌‍‌‍‌‌​ ‌‌ ​​‌ ‌‌‌‍​‍‌‍ ​‌‍‍‌‌ ​ ‌‍‍​‌‍‌‌‌‍‌​​‍​‍‌ ‌
Chelsea Piers Foundation​​​​‌ ‍ ​‍​‍‌‍ ‌ ​‍‌‍‍‌‌‍‌ ‌‍‍‌‌‍ ‍​‍​‍​ ‍‍​‍​‍‌ ​ ‌‍​‌‌‍ ‍‌‍‍‌‌ ‌​‌ ‍‌​‍ ‍‌‍‍‌‌‍ ​‍​‍​‍ ​​‍​‍‌‍‍​‌ ​‍‌‍‌‌‌‍‌‍​‍​‍​ ‍‍​‍​‍‌‍‍​‌ ‌​‌ ‌​‌ ​​‌ ​ ​ ‍‍​‍ ​‍ ‌‍​ ‌‍‍​‌‍‌‌‌‍ ​‌ ​ ‌‍‌‌‌‍​‌‌ ​​‌‍‍‌‌‍‌‌‌ ​‍‌ ​ ​‍ ‍‌ ​ ‌‍​‌‌‍ ‍‌‍‍‌‌ ‌​‌ ‍‌​‍ ‍‌ ​ ‌ ‌​‌ ‌‌‌‍‌​‌‍‍‌‌‍ ​‍ ‌‍‍‌‌‍ ‍‌ ‌​‌‍‌‌‌‍ ‍‌ ‌​​‍ ‌‍‌‌‌‍‌​‌‍‍‌‌ ‌​​‍ ‌‍ ‌‌‍ ‌‍‌​‌‍‌‌​ ‌‌ ​​‌ ​‍‌‍‌‌‌ ​ ‌‍‌‌‌‍ ‍‌ ‌​‌‍​‌‌ ‌​‌‍‍‌‌‍ ‌‍ ‍​ ‍ ‌‍‍‌‌‍‌​​ ‌‌‍‌‍‌‍ ‌‍ ‌ ‌​‌‍‌‌‌ ​‍​ ‍ ‌ ‌​‌ ‍‌‌ ​​‌‍‌‌​ ‌‌‍‌‍‌‍ ‌‍ ‌ ‌​‌‍‌‌‌ ​‍​ ‍ ‌ ​​‌‍​‌‌ ‌​‌‍‍​​ ‌‌‍​ ‌‍ ‌‍ ​‌ ‌‌‌‍ ‌‌‍ ‍‌ ​ ​‍‌‌​ ‌‌‌​​‍‌‌ ‌‍‍ ‌‍‌‌‌ ‍‌​‍‌‌​ ​ ‌​‌​​‍‌‌​ ​ ‌​‌​​‍‌‌​ ​‍​ ​‍‌‍​ ​ ​ ​ ‌​​ ​​‌‍​ ​ ‌‍‌‍‌​​ ‌​‌‍‌‍‌‍‌‌‌‍‌‌‌‍‌​​‍‌‌​ ​‍​ ​‍​‍‌‌​ ‌‌‌​‌​​‍ ‍‌‍ ​‌‍‍‌‌‍ ‍‌‍‍ ‌ ​ ​‍‌‌​ ‌‌‌​​‍‌‌ ‌‍‍ ‌‍‌‌‌ ‍‌​‍‌‌​ ​ ‌​‌​​‍‌‌​ ​ ‌​‌​​‍‌‌​ ​‍​ ​‍​ ‌ ​ ‌ ​ ‌​​ ‌ ‌‍‌‍​ ‌ ‌‍‌​​ ‍‌​ ​ ​ ‌ ​ ‌ ‌‍‌‌​‍‌‌​ ​‍​ ​‍​‍‌‌​ ‌‌‌​‌​​‍ ‍‌‍ ‍‌‍​‌‌‍ ‌‌‍‌‌​ ‌‍​‍‌‍​‌‌ ​ ‌‍‌‌‌‌‌‌‌ ​‍‌‍ ​​ ‌‌‍‍​‌ ‌​‌ ‌​‌ ​​‌ ​ ​‍‌‌​ ​ ‌​​‌​‍‌‌​ ​‍‌​‌‍​‍‌‌​ ​‍‌​‌‍‌‍​ ‌‍‍​‌‍‌‌‌‍ ​‌ ​ ‌‍‌‌‌‍​‌‌ ​​‌‍‍‌‌‍‌‌‌ ​‍‌ ​ ​‍ ‍‌ ​ ‌‍​‌‌‍ ‍‌‍‍‌‌ ‌​‌ ‍‌​‍ ‍‌ ​ ‌ ‌​‌ ‌‌‌‍‌​‌‍‍‌‌‍ ​‍‌‍‌‍‍‌‌‍‌​​ ‌‌‍‌‍‌‍ ‌‍ ‌ ‌​‌‍‌‌‌ ​‍​‍‌‍‌ ‌​‌ ‍‌‌ ​​‌‍‌‌​ ‌‌‍‌‍‌‍ ‌‍ ‌ ‌​‌‍‌‌‌ ​‍​‍‌‍‌ ​​‌‍​‌‌ ‌​‌‍‍​​ ‌‌‍​ ‌‍ ‌‍ ​‌ ‌‌‌‍ ‌‌‍ ‍‌ ​ ​‍‌‌​ ‌‌‌​​‍‌‌ ‌‍‍ ‌‍‌‌‌ ‍‌​‍‌‌​ ​ ‌​‌​​‍‌‌​ ​ ‌​‌​​‍‌‌​ ​‍​ ​‍‌‍​ ​ ​ ​ ‌​​ ​​‌‍​ ​ ‌‍‌‍‌​​ ‌​‌‍‌‍‌‍‌‌‌‍‌‌‌‍‌​​‍‌‌​ ​‍​ ​‍​‍‌‌​ ‌‌‌​‌​​‍ ‍‌‍ ​‌‍‍‌‌‍ ‍‌‍‍ ‌ ​ ​‍‌‌​ ‌‌‌​​‍‌‌ ‌‍‍ ‌‍‌‌‌ ‍‌​‍‌‌​ ​ ‌​‌​​‍‌‌​ ​ ‌​‌​​‍‌‌​ ​‍​ ​‍​ ‌ ​ ‌ ​ ‌​​ ‌ ‌‍‌‍​ ‌ ‌‍‌​​ ‍‌​ ​ ​ ‌ ​ ‌ ‌‍‌‌​‍‌‌​ ​‍​ ​‍​‍‌‌​ ‌‌‌​‌​​‍ ‍‌‍ ‍‌‍​‌‌‍ ‌‌‍‌‌​‍‌‍‌ ​​‌‍‌‌‌ ​‍‌ ​ ‌ ​​‌‍‌‌‌‍​ ‌ ‌​‌‍‍‌‌ ‌‍‌‍‌‌​ ‌‌ ​​‌ ‌‌‌‍​‍‌‍ ​‌‍‍‌‌ ​ ‌‍‍​‌‍‌‌‌‍‌​​‍​‍‌ ‌
Gift Cards​​​​‌ ‍ ​‍​‍‌‍ ‌ ​‍‌‍‍‌‌‍‌ ‌‍‍‌‌‍ ‍​‍​‍​ ‍‍​‍​‍‌ ​ ‌‍​‌‌‍ ‍‌‍‍‌‌ ‌​‌ ‍‌​‍ ‍‌‍‍‌‌‍ ​‍​‍​‍ ​​‍​‍‌‍‍​‌ ​‍‌‍‌‌‌‍‌‍​‍​‍​ ‍‍​‍​‍‌‍‍​‌ ‌​‌ ‌​‌ ​​‌ ​ ​ ‍‍​‍ ​‍ ‌‍​ ‌‍‍​‌‍‌‌‌‍ ​‌ ​ ‌‍‌‌‌‍​‌‌ ​​‌‍‍‌‌‍‌‌‌ ​‍‌ ​ ​‍ ‍‌ ​ ‌‍​‌‌‍ ‍‌‍‍‌‌ ‌​‌ ‍‌​‍ ‍‌ ​ ‌ ‌​‌ ‌‌‌‍‌​‌‍‍‌‌‍ ​‍ ‌‍‍‌‌‍ ‍‌ ‌​‌‍‌‌‌‍ ‍‌ ‌​​‍ ‌‍‌‌‌‍‌​‌‍‍‌‌ ‌​​‍ ‌‍ ‌‌‍ ‌‍‌​‌‍‌‌​ ‌‌ ​​‌ ​‍‌‍‌‌‌ ​ ‌‍‌‌‌‍ ‍‌ ‌​‌‍​‌‌ ‌​‌‍‍‌‌‍ ‌‍ ‍​ ‍ ‌‍‍‌‌‍‌​​ ‌‌‍‌‍‌‍ ‌‍ ‌ ‌​‌‍‌‌‌ ​‍​ ‍ ‌ ‌​‌ ‍‌‌ ​​‌‍‌‌​ ‌‌‍‌‍‌‍ ‌‍ ‌ ‌​‌‍‌‌‌ ​‍​ ‍ ‌ ​​‌‍​‌‌ ‌​‌‍‍​​ ‌‌‍​ ‌‍ ‌‍ ​‌ ‌‌‌‍ ‌‌‍ ‍‌ ​ ​‍‌‌​ ‌‌‌​​‍‌‌ ‌‍‍ ‌‍‌‌‌ ‍‌​‍‌‌​ ​ ‌​‌​​‍‌‌​ ​ ‌​‌​​‍‌‌​ ​‍​ ​‍‌‍​ ​ ​ ​ ‌​​ ​​‌‍​ ​ ‌‍‌‍‌​​ ‌​‌‍‌‍‌‍‌‌‌‍‌‌‌‍‌​​‍‌‌​ ​‍​ ​‍​‍‌‌​ ‌‌‌​‌​​‍ ‍‌‍ ​‌‍‍‌‌‍ ‍‌‍‍ ‌ ​ ​‍‌‌​ ‌‌‌​​‍‌‌ ‌‍‍ ‌‍‌‌‌ ‍‌​‍‌‌​ ​ ‌​‌​​‍‌‌​ ​ ‌​‌​​‍‌‌​ ​‍​ ​‍‌‍‌​​ ‍​‌‍​ ‌‍​‌​ ‌​​ ‍‌​ ​‌‌‍‌‍​ ‍​​ ​ ​ ​ ​ ​​​‍‌‌​ ​‍​ ​‍​‍‌‌​ ‌‌‌​‌​​‍ ‍‌‍ ‍‌‍​‌‌‍ ‌‌‍‌‌​ ‌‍​‍‌‍​‌‌ ​ ‌‍‌‌‌‌‌‌‌ ​‍‌‍ ​​ ‌‌‍‍​‌ ‌​‌ ‌​‌ ​​‌ ​ ​‍‌‌​ ​ ‌​​‌​‍‌‌​ ​‍‌​‌‍​‍‌‌​ ​‍‌​‌‍‌‍​ ‌‍‍​‌‍‌‌‌‍ ​‌ ​ ‌‍‌‌‌‍​‌‌ ​​‌‍‍‌‌‍‌‌‌ ​‍‌ ​ ​‍ ‍‌ ​ ‌‍​‌‌‍ ‍‌‍‍‌‌ ‌​‌ ‍‌​‍ ‍‌ ​ ‌ ‌​‌ ‌‌‌‍‌​‌‍‍‌‌‍ ​‍‌‍‌‍‍‌‌‍‌​​ ‌‌‍‌‍‌‍ ‌‍ ‌ ‌​‌‍‌‌‌ ​‍​‍‌‍‌ ‌​‌ ‍‌‌ ​​‌‍‌‌​ ‌‌‍‌‍‌‍ ‌‍ ‌ ‌​‌‍‌‌‌ ​‍​‍‌‍‌ ​​‌‍​‌‌ ‌​‌‍‍​​ ‌‌‍​ ‌‍ ‌‍ ​‌ ‌‌‌‍ ‌‌‍ ‍‌ ​ ​‍‌‌​ ‌‌‌​​‍‌‌ ‌‍‍ ‌‍‌‌‌ ‍‌​‍‌‌​ ​ ‌​‌​​‍‌‌​ ​ ‌​‌​​‍‌‌​ ​‍​ ​‍‌‍​ ​ ​ ​ ‌​​ ​​‌‍​ ​ ‌‍‌‍‌​​ ‌​‌‍‌‍‌‍‌‌‌‍‌‌‌‍‌​​‍‌‌​ ​‍​ ​‍​‍‌‌​ ‌‌‌​‌​​‍ ‍‌‍ ​‌‍‍‌‌‍ ‍‌‍‍ ‌ ​ ​‍‌‌​ ‌‌‌​​‍‌‌ ‌‍‍ ‌‍‌‌‌ ‍‌​‍‌‌​ ​ ‌​‌​​‍‌‌​ ​ ‌​‌​​‍‌‌​ ​‍​ ​‍‌‍‌​​ ‍​‌‍​ ‌‍​‌​ ‌​​ ‍‌​ ​‌‌‍‌‍​ ‍​​ ​ ​ ​ ​ ​​​‍‌‌​ ​‍​ ​‍​‍‌‌​ ‌‌‌​‌​​‍ ‍‌‍ ‍‌‍​‌‌‍ ‌‌‍‌‌​‍‌‍‌ ​​‌‍‌‌‌ ​‍‌ ​ ‌ ​​‌‍‌‌‌‍​ ‌ ‌​‌‍‍‌‌ ‌‍‌‍‌‌​ ‌‌ ​​‌ ‌‌‌‍​‍‌‍ ​‌‍‍‌‌ ​ ‌‍‍​‌‍‌‌‌‍‌​​‍​‍‌ ‌
More​​​​‌ ‍ ​‍​‍‌‍ ‌ ​‍‌‍‍‌‌‍‌ ‌‍‍‌‌‍ ‍​‍​‍​ ‍‍​‍​‍‌ ​ ‌‍​‌‌‍ ‍‌‍‍‌‌ ‌​‌ ‍‌​‍ ‍‌‍‍‌‌‍ ​‍​‍​‍ ​​‍​‍‌‍‍​‌ ​‍‌‍‌‌‌‍‌‍​‍​‍​ ‍‍​‍​‍‌‍‍​‌ ‌​‌ ‌​‌ ​​‌ ​ ​ ‍‍​‍ ​‍ ‌‍​ ‌‍‍​‌‍‌‌‌‍ ​‌ ​ ‌‍‌‌‌‍​‌‌ ​​‌‍‍‌‌‍‌‌‌ ​‍‌ ​ ​‍ ‍‌ ​ ‌‍​‌‌‍ ‍‌‍‍‌‌ ‌​‌ ‍‌​‍ ‍‌ ​ ‌ ‌​‌ ‌‌‌‍‌​‌‍‍‌‌‍ ​‍ ‌‍‍‌‌‍ ‍‌ ‌​‌‍‌‌‌‍ ‍‌ ‌​​‍ ‌‍‌‌‌‍‌​‌‍‍‌‌ ‌​​‍ ‌‍ ‌‌‍ ‌‍‌​‌‍‌‌​ ‌‌ ​​‌ ​‍‌‍‌‌‌ ​ ‌‍‌‌‌‍ ‍‌ ‌​‌‍​‌‌ ‌​‌‍‍‌‌‍ ‌‍ ‍​ ‍ ‌‍‍‌‌‍‌​​ ‌‌‍‌‍‌‍ ‌‍ ‌ ‌​‌‍‌‌‌ ​‍​ ‍ ‌ ‌​‌ ‍‌‌ ​​‌‍‌‌​ ‌‌‍‌‍‌‍ ‌‍ ‌ ‌​‌‍‌‌‌ ​‍​ ‍ ‌ ​​‌‍​‌‌ ‌​‌‍‍​​ ‌‌‍​ ‌‍ ‌‍ ​‌ ‌‌‌‍ ‌‌‍ ‍‌ ​ ​‍‌‌​ ‌‌‌​​‍‌‌ ‌‍‍ ‌‍‌‌‌ ‍‌​‍‌‌​ ​ ‌​‌​​‍‌‌​ ​ ‌​‌​​‍‌‌​ ​‍​ ​‍​ ‌‌​ ​ ​ ‌‌​ ‍‌‌‍​ ​ ​‍‌‍‌​​ ‍​‌‍​‌​ ‍​​ ​ ​ ​ ​‍‌‌​ ​‍​ ​‍​‍‌‌​ ‌‌‌​‌​​‍ ‍‌ ‌​‌‍‍‌‌ ‌​‌‍ ​‌‍‌‌​ ‌‍​‍‌‍​‌‌ ​ ‌‍‌‌‌‌‌‌‌ ​‍‌‍ ​​ ‌‌‍‍​‌ ‌​‌ ‌​‌ ​​‌ ​ ​‍‌‌​ ​ ‌​​‌​‍‌‌​ ​‍‌​‌‍​‍‌‌​ ​‍‌​‌‍‌‍​ ‌‍‍​‌‍‌‌‌‍ ​‌ ​ ‌‍‌‌‌‍​‌‌ ​​‌‍‍‌‌‍‌‌‌ ​‍‌ ​ ​‍ ‍‌ ​ ‌‍​‌‌‍ ‍‌‍‍‌‌ ‌​‌ ‍‌​‍ ‍‌ ​ ‌ ‌​‌ ‌‌‌‍‌​‌‍‍‌‌‍ ​‍‌‍‌‍‍‌‌‍‌​​ ‌‌‍‌‍‌‍ ‌‍ ‌ ‌​‌‍‌‌‌ ​‍​‍‌‍‌ ‌​‌ ‍‌‌ ​​‌‍‌‌​ ‌‌‍‌‍‌‍ ‌‍ ‌ ‌​‌‍‌‌‌ ​‍​‍‌‍‌ ​​‌‍​‌‌ ‌​‌‍‍​​ ‌‌‍​ ‌‍ ‌‍ ​‌ ‌‌‌‍ ‌‌‍ ‍‌ ​ ​‍‌‌​ ‌‌‌​​‍‌‌ ‌‍‍ ‌‍‌‌‌ ‍‌​‍‌‌​ ​ ‌​‌​​‍‌‌​ ​ ‌​‌​​‍‌‌​ ​‍​ ​‍​ ‌‌​ ​ ​ ‌‌​ ‍‌‌‍​ ​ ​‍‌‍‌​​ ‍​‌‍​‌​ ‍​​ ​ ​ ​ ​‍‌‌​ ​‍​ ​‍​‍‌‌​ ‌‌‌​‌​​‍ ‍‌ ‌​‌‍‍‌‌ ‌​‌‍ ​‌‍‌‌​‍‌‍‌ ​​‌‍‌‌‌ ​‍‌ ​ ‌ ​​‌‍‌‌‌‍​ ‌ ‌​‌‍‍‌‌ ‌‍‌‍‌‌​ ‌‌ ​​‌ ‌‌‌‍​‍‌‍ ​‌‍‍‌‌ ​ ‌‍‍​‌‍‌‌‌‍‌​​‍​‍‌ ‌
Summer Camps​​​​‌ ‍ ​‍​‍‌‍ ‌ ​‍‌‍‍‌‌‍‌ ‌‍‍‌‌‍ ‍​‍​‍​ ‍‍​‍​‍‌ ​ ‌‍​‌‌‍ ‍‌‍‍‌‌ ‌​‌ ‍‌​‍ ‍‌‍‍‌‌‍ ​‍​‍​‍ ​​‍​‍‌‍‍​‌ ​‍‌‍‌‌‌‍‌‍​‍​‍​ ‍‍​‍​‍‌‍‍​‌ ‌​‌ ‌​‌ ​​‌ ​ ​ ‍‍​‍ ​‍ ‌‍​ ‌‍‍​‌‍‌‌‌‍ ​‌ ​ ‌‍‌‌‌‍​‌‌ ​​‌‍‍‌‌‍‌‌‌ ​‍‌ ​ ​‍ ‍‌ ​ ‌‍​‌‌‍ ‍‌‍‍‌‌ ‌​‌ ‍‌​‍ ‍‌ ​ ‌ ‌​‌ ‌‌‌‍‌​‌‍‍‌‌‍ ​‍ ‌‍‍‌‌‍ ‍‌ ‌​‌‍‌‌‌‍ ‍‌ ‌​​‍ ‌‍‌‌‌‍‌​‌‍‍‌‌ ‌​​‍ ‌‍ ‌‌‍ ‌‍‌​‌‍‌‌​ ‌‌ ​​‌ ​‍‌‍‌‌‌ ​ ‌‍‌‌‌‍ ‍‌ ‌​‌‍​‌‌ ‌​‌‍‍‌‌‍ ‌‍ ‍​ ‍ ‌‍‍‌‌‍‌​​ ‌‌‍‌‍‌‍ ‌‍ ‌ ‌​‌‍‌‌‌ ​‍​ ‍ ‌ ‌​‌ ‍‌‌ ​​‌‍‌‌​ ‌‌‍‌‍‌‍ ‌‍ ‌ ‌​‌‍‌‌‌ ​‍​ ‍ ‌ ​​‌‍​‌‌ ‌​‌‍‍​​ ‌‌‍​ ‌‍ ‌‍ ​‌ ‌‌‌‍ ‌‌‍ ‍‌ ​ ​‍‌‌​ ‌‌‌​​‍‌‌ ‌‍‍ ‌‍‌‌‌ ‍‌​‍‌‌​ ​ ‌​‌​​‍‌‌​ ​ ‌​‌​​‍‌‌​ ​‍​ ​‍​ ‌‌​ ​ ​ ‌‌​ ‍‌‌‍​ ​ ​‍‌‍‌​​ ‍​‌‍​‌​ ‍​​ ​ ​ ​ ​‍‌‌​ ​‍​ ​‍​‍‌‌​ ‌‌‌​‌​​‍ ‍‌‍ ​‌‍‍‌‌‍ ‍‌‍‍ ‌ ​ ​‍‌‌​ ‌‌‌​​‍‌‌ ‌‍‍ ‌‍‌‌‌ ‍‌​‍‌‌​ ​ ‌​‌​​‍‌‌​ ​ ‌​‌​​‍‌‌​ ​‍​ ​‍‌‍​ ​ ‌​‌‍​ ‌‍​‌‌‍​ ​ ​​‌‍​‌​ ‌​​ ‌ ​ ‍‌​ ‌‍‌‍‌​​‍‌‌​ ​‍​ ​‍​‍‌‌​ ‌‌‌​‌​​‍ ‍‌‍ ‍‌‍​‌‌‍ ‌‌‍‌‌​ ‌‍​‍‌‍​‌‌ ​ ‌‍‌‌‌‌‌‌‌ ​‍‌‍ ​​ ‌‌‍‍​‌ ‌​‌ ‌​‌ ​​‌ ​ ​‍‌‌​ ​ ‌​​‌​‍‌‌​ ​‍‌​‌‍​‍‌‌​ ​‍‌​‌‍‌‍​ ‌‍‍​‌‍‌‌‌‍ ​‌ ​ ‌‍‌‌‌‍​‌‌ ​​‌‍‍‌‌‍‌‌‌ ​‍‌ ​ ​‍ ‍‌ ​ ‌‍​‌‌‍ ‍‌‍‍‌‌ ‌​‌ ‍‌​‍ ‍‌ ​ ‌ ‌​‌ ‌‌‌‍‌​‌‍‍‌‌‍ ​‍‌‍‌‍‍‌‌‍‌​​ ‌‌‍‌‍‌‍ ‌‍ ‌ ‌​‌‍‌‌‌ ​‍​‍‌‍‌ ‌​‌ ‍‌‌ ​​‌‍‌‌​ ‌‌‍‌‍‌‍ ‌‍ ‌ ‌​‌‍‌‌‌ ​‍​‍‌‍‌ ​​‌‍​‌‌ ‌​‌‍‍​​ ‌‌‍​ ‌‍ ‌‍ ​‌ ‌‌‌‍ ‌‌‍ ‍‌ ​ ​‍‌‌​ ‌‌‌​​‍‌‌ ‌‍‍ ‌‍‌‌‌ ‍‌​‍‌‌​ ​ ‌​‌​​‍‌‌​ ​ ‌​‌​​‍‌‌​ ​‍​ ​‍​ ‌‌​ ​ ​ ‌‌​ ‍‌‌‍​ ​ ​‍‌‍‌​​ ‍​‌‍​‌​ ‍​​ ​ ​ ​ ​‍‌‌​ ​‍​ ​‍​‍‌‌​ ‌‌‌​‌​​‍ ‍‌‍ ​‌‍‍‌‌‍ ‍‌‍‍ ‌ ​ ​‍‌‌​ ‌‌‌​​‍‌‌ ‌‍‍ ‌‍‌‌‌ ‍‌​‍‌‌​ ​ ‌​‌​​‍‌‌​ ​ ‌​‌​​‍‌‌​ ​‍​ ​‍‌‍​ ​ ‌​‌‍​ ‌‍​‌‌‍​ ​ ​​‌‍​‌​ ‌​​ ‌ ​ ‍‌​ ‌‍‌‍‌​​‍‌‌​ ​‍​ ​‍​‍‌‌​ ‌‌‌​‌​​‍ ‍‌‍ ‍‌‍​‌‌‍ ‌‌‍‌‌​‍‌‍‌ ​​‌‍‌‌‌ ​‍‌ ​ ‌ ​​‌‍‌‌‌‍​ ‌ ‌​‌‍‍‌‌ ‌‍‌‍‌‌​ ‌‌ ​​‌ ‌‌‌‍​‍‌‍ ​‌‍‍‌‌ ​ ‌‍‍​‌‍‌‌‌‍‌​​‍​‍‌ ‌
Daycare + Preschool​​​​‌ ‍ ​‍​‍‌‍ ‌ ​‍‌‍‍‌‌‍‌ ‌‍‍‌‌‍ ‍​‍​‍​ ‍‍​‍​‍‌ ​ ‌‍​‌‌‍ ‍‌‍‍‌‌ ‌​‌ ‍‌​‍ ‍‌‍‍‌‌‍ ​‍​‍​‍ ​​‍​‍‌‍‍​‌ ​‍‌‍‌‌‌‍‌‍​‍​‍​ ‍‍​‍​‍‌‍‍​‌ ‌​‌ ‌​‌ ​​‌ ​ ​ ‍‍​‍ ​‍ ‌‍​ ‌‍‍​‌‍‌‌‌‍ ​‌ ​ ‌‍‌‌‌‍​‌‌ ​​‌‍‍‌‌‍‌‌‌ ​‍‌ ​ ​‍ ‍‌ ​ ‌‍​‌‌‍ ‍‌‍‍‌‌ ‌​‌ ‍‌​‍ ‍‌ ​ ‌ ‌​‌ ‌‌‌‍‌​‌‍‍‌‌‍ ​‍ ‌‍‍‌‌‍ ‍‌ ‌​‌‍‌‌‌‍ ‍‌ ‌​​‍ ‌‍‌‌‌‍‌​‌‍‍‌‌ ‌​​‍ ‌‍ ‌‌‍ ‌‍‌​‌‍‌‌​ ‌‌ ​​‌ ​‍‌‍‌‌‌ ​ ‌‍‌‌‌‍ ‍‌ ‌​‌‍​‌‌ ‌​‌‍‍‌‌‍ ‌‍ ‍​ ‍ ‌‍‍‌‌‍‌​​ ‌‌‍‌‍‌‍ ‌‍ ‌ ‌​‌‍‌‌‌ ​‍​ ‍ ‌ ‌​‌ ‍‌‌ ​​‌‍‌‌​ ‌‌‍‌‍‌‍ ‌‍ ‌ ‌​‌‍‌‌‌ ​‍​ ‍ ‌ ​​‌‍​‌‌ ‌​‌‍‍​​ ‌‌‍​ ‌‍ ‌‍ ​‌ ‌‌‌‍ ‌‌‍ ‍‌ ​ ​‍‌‌​ ‌‌‌​​‍‌‌ ‌‍‍ ‌‍‌‌‌ ‍‌​‍‌‌​ ​ ‌​‌​​‍‌‌​ ​ ‌​‌​​‍‌‌​ ​‍​ ​‍​ ‌‌​ ​ ​ ‌‌​ ‍‌‌‍​ ​ ​‍‌‍‌​​ ‍​‌‍​‌​ ‍​​ ​ ​ ​ ​‍‌‌​ ​‍​ ​‍​‍‌‌​ ‌‌‌​‌​​‍ ‍‌‍ ​‌‍‍‌‌‍ ‍‌‍‍ ‌ ​ ​‍‌‌​ ‌‌‌​​‍‌‌ ‌‍‍ ‌‍‌‌‌ ‍‌​‍‌‌​ ​ ‌​‌​​‍‌‌​ ​ ‌​‌​​‍‌‌​ ​‍​ ​‍​ ​ ​ ​‌​ ‍​​ ​ ​ ​ ​ ​‍​ ​ ‌‍​‌​ ‌‍​ ‌‍​ ‌‍‌‍​‌​‍‌‌​ ​‍​ ​‍​‍‌‌​ ‌‌‌​‌​​‍ ‍‌‍ ‍‌‍​‌‌‍ ‌‌‍‌‌​ ‌‍​‍‌‍​‌‌ ​ ‌‍‌‌‌‌‌‌‌ ​‍‌‍ ​​ ‌‌‍‍​‌ ‌​‌ ‌​‌ ​​‌ ​ ​‍‌‌​ ​ ‌​​‌​‍‌‌​ ​‍‌​‌‍​‍‌‌​ ​‍‌​‌‍‌‍​ ‌‍‍​‌‍‌‌‌‍ ​‌ ​ ‌‍‌‌‌‍​‌‌ ​​‌‍‍‌‌‍‌‌‌ ​‍‌ ​ ​‍ ‍‌ ​ ‌‍​‌‌‍ ‍‌‍‍‌‌ ‌​‌ ‍‌​‍ ‍‌ ​ ‌ ‌​‌ ‌‌‌‍‌​‌‍‍‌‌‍ ​‍‌‍‌‍‍‌‌‍‌​​ ‌‌‍‌‍‌‍ ‌‍ ‌ ‌​‌‍‌‌‌ ​‍​‍‌‍‌ ‌​‌ ‍‌‌ ​​‌‍‌‌​ ‌‌‍‌‍‌‍ ‌‍ ‌ ‌​‌‍‌‌‌ ​‍​‍‌‍‌ ​​‌‍​‌‌ ‌​‌‍‍​​ ‌‌‍​ ‌‍ ‌‍ ​‌ ‌‌‌‍ ‌‌‍ ‍‌ ​ ​‍‌‌​ ‌‌‌​​‍‌‌ ‌‍‍ ‌‍‌‌‌ ‍‌​‍‌‌​ ​ ‌​‌​​‍‌‌​ ​ ‌​‌​​‍‌‌​ ​‍​ ​‍​ ‌‌​ ​ ​ ‌‌​ ‍‌‌‍​ ​ ​‍‌‍‌​​ ‍​‌‍​‌​ ‍​​ ​ ​ ​ ​‍‌‌​ ​‍​ ​‍​‍‌‌​ ‌‌‌​‌​​‍ ‍‌‍ ​‌‍‍‌‌‍ ‍‌‍‍ ‌ ​ ​‍‌‌​ ‌‌‌​​‍‌‌ ‌‍‍ ‌‍‌‌‌ ‍‌​‍‌‌​ ​ ‌​‌​​‍‌‌​ ​ ‌​‌​​‍‌‌​ ​‍​ ​‍​ ​ ​ ​‌​ ‍​​ ​ ​ ​ ​ ​‍​ ​ ‌‍​‌​ ‌‍​ ‌‍​ ‌‍‌‍​‌​‍‌‌​ ​‍​ ​‍​‍‌‌​ ‌‌‌​‌​​‍ ‍‌‍ ‍‌‍​‌‌‍ ‌‌‍‌‌​‍‌‍‌ ​​‌‍‌‌‌ ​‍‌ ​ ‌ ​​‌‍‌‌‌‍​ ‌ ‌​‌‍‍‌‌ ‌‍‌‍‌‌​ ‌‌ ​​‌ ‌‌‌‍​‍‌‍ ​‌‍‍‌‌ ​ ‌‍‍​‌‍‌‌‌‍‌​​‍​‍‌ ‌
Parking​​​​‌ ‍ ​‍​‍‌‍ ‌ ​‍‌‍‍‌‌‍‌ ‌‍‍‌‌‍ ‍​‍​‍​ ‍‍​‍​‍‌ ​ ‌‍​‌‌‍ ‍‌‍‍‌‌ ‌​‌ ‍‌​‍ ‍‌‍‍‌‌‍ ​‍​‍​‍ ​​‍​‍‌‍‍​‌ ​‍‌‍‌‌‌‍‌‍​‍​‍​ ‍‍​‍​‍‌‍‍​‌ ‌​‌ ‌​‌ ​​‌ ​ ​ ‍‍​‍ ​‍ ‌‍​ ‌‍‍​‌‍‌‌‌‍ ​‌ ​ ‌‍‌‌‌‍​‌‌ ​​‌‍‍‌‌‍‌‌‌ ​‍‌ ​ ​‍ ‍‌ ​ ‌‍​‌‌‍ ‍‌‍‍‌‌ ‌​‌ ‍‌​‍ ‍‌ ​ ‌ ‌​‌ ‌‌‌‍‌​‌‍‍‌‌‍ ​‍ ‌‍‍‌‌‍ ‍‌ ‌​‌‍‌‌‌‍ ‍‌ ‌​​‍ ‌‍‌‌‌‍‌​‌‍‍‌‌ ‌​​‍ ‌‍ ‌‌‍ ‌‍‌​‌‍‌‌​ ‌‌ ​​‌ ​‍‌‍‌‌‌ ​ ‌‍‌‌‌‍ ‍‌ ‌​‌‍​‌‌ ‌​‌‍‍‌‌‍ ‌‍ ‍​ ‍ ‌‍‍‌‌‍‌​​ ‌‌‍‌‍‌‍ ‌‍ ‌ ‌​‌‍‌‌‌ ​‍​ ‍ ‌ ‌​‌ ‍‌‌ ​​‌‍‌‌​ ‌‌‍‌‍‌‍ ‌‍ ‌ ‌​‌‍‌‌‌ ​‍​ ‍ ‌ ​​‌‍​‌‌ ‌​‌‍‍​​ ‌‌‍​ ‌‍ ‌‍ ​‌ ‌‌‌‍ ‌‌‍ ‍‌ ​ ​‍‌‌​ ‌‌‌​​‍‌‌ ‌‍‍ ‌‍‌‌‌ ‍‌​‍‌‌​ ​ ‌​‌​​‍‌‌​ ​ ‌​‌​​‍‌‌​ ​‍​ ​‍​ ‌‌​ ​ ​ ‌‌​ ‍‌‌‍​ ​ ​‍‌‍‌​​ ‍​‌‍​‌​ ‍​​ ​ ​ ​ ​‍‌‌​ ​‍​ ​‍​‍‌‌​ ‌‌‌​‌​​‍ ‍‌‍ ​‌‍‍‌‌‍ ‍‌‍‍ ‌ ​ ​‍‌‌​ ‌‌‌​​‍‌‌ ‌‍‍ ‌‍‌‌‌ ‍‌​‍‌‌​ ​ ‌​‌​​‍‌‌​ ​ ‌​‌​​‍‌‌​ ​‍​ ​‍‌‍​‍​ ​​‌‍‌‍​ ‌‍‌‍‌‍​ ​‌‌‍‌‌‌‍‌‍​ ‌ ​ ​‌‌‍‌‍‌‍‌​​‍‌‌​ ​‍​ ​‍​‍‌‌​ ‌‌‌​‌​​‍ ‍‌‍ ‍‌‍​‌‌‍ ‌‌‍‌‌​ ‌‍​‍‌‍​‌‌ ​ ‌‍‌‌‌‌‌‌‌ ​‍‌‍ ​​ ‌‌‍‍​‌ ‌​‌ ‌​‌ ​​‌ ​ ​‍‌‌​ ​ ‌​​‌​‍‌‌​ ​‍‌​‌‍​‍‌‌​ ​‍‌​‌‍‌‍​ ‌‍‍​‌‍‌‌‌‍ ​‌ ​ ‌‍‌‌‌‍​‌‌ ​​‌‍‍‌‌‍‌‌‌ ​‍‌ ​ ​‍ ‍‌ ​ ‌‍​‌‌‍ ‍‌‍‍‌‌ ‌​‌ ‍‌​‍ ‍‌ ​ ‌ ‌​‌ ‌‌‌‍‌​‌‍‍‌‌‍ ​‍‌‍‌‍‍‌‌‍‌​​ ‌‌‍‌‍‌‍ ‌‍ ‌ ‌​‌‍‌‌‌ ​‍​‍‌‍‌ ‌​‌ ‍‌‌ ​​‌‍‌‌​ ‌‌‍‌‍‌‍ ‌‍ ‌ ‌​‌‍‌‌‌ ​‍​‍‌‍‌ ​​‌‍​‌‌ ‌​‌‍‍​​ ‌‌‍​ ‌‍ ‌‍ ​‌ ‌‌‌‍ ‌‌‍ ‍‌ ​ ​‍‌‌​ ‌‌‌​​‍‌‌ ‌‍‍ ‌‍‌‌‌ ‍‌​‍‌‌​ ​ ‌​‌​​‍‌‌​ ​ ‌​‌​​‍‌‌​ ​‍​ ​‍​ ‌‌​ ​ ​ ‌‌​ ‍‌‌‍​ ​ ​‍‌‍‌​​ ‍​‌‍​‌​ ‍​​ ​ ​ ​ ​‍‌‌​ ​‍​ ​‍​‍‌‌​ ‌‌‌​‌​​‍ ‍‌‍ ​‌‍‍‌‌‍ ‍‌‍‍ ‌ ​ ​‍‌‌​ ‌‌‌​​‍‌‌ ‌‍‍ ‌‍‌‌‌ ‍‌​‍‌‌​ ​ ‌​‌​​‍‌‌​ ​ ‌​‌​​‍‌‌​ ​‍​ ​‍‌‍​‍​ ​​‌‍‌‍​ ‌‍‌‍‌‍​ ​‌‌‍‌‌‌‍‌‍​ ‌ ​ ​‌‌‍‌‍‌‍‌​​‍‌‌​ ​‍​ ​‍​‍‌‌​ ‌‌‌​‌​​‍ ‍‌‍ ‍‌‍​‌‌‍ ‌‌‍‌‌​‍‌‍‌ ​​‌‍‌‌‌ ​‍‌ ​ ‌ ​​‌‍‌‌‌‍​ ‌ ‌​‌‍‍‌‌ ‌‍‌‍‌‌​ ‌‌ ​​‌ ‌‌‌‍​‍‌‍ ​‌‍‍‌‌ ​ ‌‍‍​‌‍‌‌‌‍‌​​‍​‍‌ ‌
Dining​​​​‌ ‍ ​‍​‍‌‍ ‌ ​‍‌‍‍‌‌‍‌ ‌‍‍‌‌‍ ‍​‍​‍​ ‍‍​‍​‍‌ ​ ‌‍​‌‌‍ ‍‌‍‍‌‌ ‌​‌ ‍‌​‍ ‍‌‍‍‌‌‍ ​‍​‍​‍ ​​‍​‍‌‍‍​‌ ​‍‌‍‌‌‌‍‌‍​‍​‍​ ‍‍​‍​‍‌‍‍​‌ ‌​‌ ‌​‌ ​​‌ ​ ​ ‍‍​‍ ​‍ ‌‍​ ‌‍‍​‌‍‌‌‌‍ ​‌ ​ ‌‍‌‌‌‍​‌‌ ​​‌‍‍‌‌‍‌‌‌ ​‍‌ ​ ​‍ ‍‌ ​ ‌‍​‌‌‍ ‍‌‍‍‌‌ ‌​‌ ‍‌​‍ ‍‌ ​ ‌ ‌​‌ ‌‌‌‍‌​‌‍‍‌‌‍ ​‍ ‌‍‍‌‌‍ ‍‌ ‌​‌‍‌‌‌‍ ‍‌ ‌​​‍ ‌‍‌‌‌‍‌​‌‍‍‌‌ ‌​​‍ ‌‍ ‌‌‍ ‌‍‌​‌‍‌‌​ ‌‌ ​​‌ ​‍‌‍‌‌‌ ​ ‌‍‌‌‌‍ ‍‌ ‌​‌‍​‌‌ ‌​‌‍‍‌‌‍ ‌‍ ‍​ ‍ ‌‍‍‌‌‍‌​​ ‌‌‍‌‍‌‍ ‌‍ ‌ ‌​‌‍‌‌‌ ​‍​ ‍ ‌ ‌​‌ ‍‌‌ ​​‌‍‌‌​ ‌‌‍‌‍‌‍ ‌‍ ‌ ‌​‌‍‌‌‌ ​‍​ ‍ ‌ ​​‌‍​‌‌ ‌​‌‍‍​​ ‌‌‍​ ‌‍ ‌‍ ​‌ ‌‌‌‍ ‌‌‍ ‍‌ ​ ​‍‌‌​ ‌‌‌​​‍‌‌ ‌‍‍ ‌‍‌‌‌ ‍‌​‍‌‌​ ​ ‌​‌​​‍‌‌​ ​ ‌​‌​​‍‌‌​ ​‍​ ​‍​ ‌‌​ ​ ​ ‌‌​ ‍‌‌‍​ ​ ​‍‌‍‌​​ ‍​‌‍​‌​ ‍​​ ​ ​ ​ ​‍‌‌​ ​‍​ ​‍​‍‌‌​ ‌‌‌​‌​​‍ ‍‌‍ ​‌‍‍‌‌‍ ‍‌‍‍ ‌ ​ ​‍‌‌​ ‌‌‌​​‍‌‌ ‌‍‍ ‌‍‌‌‌ ‍‌​‍‌‌​ ​ ‌​‌​​‍‌‌​ ​ ‌​‌​​‍‌‌​ ​‍​ ​‍​ ‍​‌‍‌‍‌‍‌​​ ‌‍​ ‍‌‌‍​‍‌‍‌‌​ ‌ ‌‍‌‍​ ‌​​ ‌​​ ​‍​‍‌‌​ ​‍​ ​‍​‍‌‌​ ‌‌‌​‌​​‍ ‍‌‍ ‍‌‍​‌‌‍ ‌‌‍‌‌​ ‌‍​‍‌‍​‌‌ ​ ‌‍‌‌‌‌‌‌‌ ​‍‌‍ ​​ ‌‌‍‍​‌ ‌​‌ ‌​‌ ​​‌ ​ ​‍‌‌​ ​ ‌​​‌​‍‌‌​ ​‍‌​‌‍​‍‌‌​ ​‍‌​‌‍‌‍​ ‌‍‍​‌‍‌‌‌‍ ​‌ ​ ‌‍‌‌‌‍​‌‌ ​​‌‍‍‌‌‍‌‌‌ ​‍‌ ​ ​‍ ‍‌ ​ ‌‍​‌‌‍ ‍‌‍‍‌‌ ‌​‌ ‍‌​‍ ‍‌ ​ ‌ ‌​‌ ‌‌‌‍‌​‌‍‍‌‌‍ ​‍‌‍‌‍‍‌‌‍‌​​ ‌‌‍‌‍‌‍ ‌‍ ‌ ‌​‌‍‌‌‌ ​‍​‍‌‍‌ ‌​‌ ‍‌‌ ​​‌‍‌‌​ ‌‌‍‌‍‌‍ ‌‍ ‌ ‌​‌‍‌‌‌ ​‍​‍‌‍‌ ​​‌‍​‌‌ ‌​‌‍‍​​ ‌‌‍​ ‌‍ ‌‍ ​‌ ‌‌‌‍ ‌‌‍ ‍‌ ​ ​‍‌‌​ ‌‌‌​​‍‌‌ ‌‍‍ ‌‍‌‌‌ ‍‌​‍‌‌​ ​ ‌​‌​​‍‌‌​ ​ ‌​‌​​‍‌‌​ ​‍​ ​‍​ ‌‌​ ​ ​ ‌‌​ ‍‌‌‍​ ​ ​‍‌‍‌​​ ‍​‌‍​‌​ ‍​​ ​ ​ ​ ​‍‌‌​ ​‍​ ​‍​‍‌‌​ ‌‌‌​‌​​‍ ‍‌‍ ​‌‍‍‌‌‍ ‍‌‍‍ ‌ ​ ​‍‌‌​ ‌‌‌​​‍‌‌ ‌‍‍ ‌‍‌‌‌ ‍‌​‍‌‌​ ​ ‌​‌​​‍‌‌​ ​ ‌​‌​​‍‌‌​ ​‍​ ​‍​ ‍​‌‍‌‍‌‍‌​​ ‌‍​ ‍‌‌‍​‍‌‍‌‌​ ‌ ‌‍‌‍​ ‌​​ ‌​​ ​‍​‍‌‌​ ​‍​ ​‍​‍‌‌​ ‌‌‌​‌​​‍ ‍‌‍ ‍‌‍​‌‌‍ ‌‌‍‌‌​‍‌‍‌ ​​‌‍‌‌‌ ​‍‌ ​ ‌ ​​‌‍‌‌‌‍​ ‌ ‌​‌‍‍‌‌ ‌‍‌‍‌‌​ ‌‌ ​​‌ ‌‌‌‍​‍‌‍ ​‌‍‍‌‌ ​ ‌‍‍​‌‍‌‌‌‍‌​​‍​‍‌ ‌
Attractions & Services​​​​‌ ‍ ​‍​‍‌‍ ‌ ​‍‌‍‍‌‌‍‌ ‌‍‍‌‌‍ ‍​‍​‍​ ‍‍​‍​‍‌ ​ ‌‍​‌‌‍ ‍‌‍‍‌‌ ‌​‌ ‍‌​‍ ‍‌‍‍‌‌‍ ​‍​‍​‍ ​​‍​‍‌‍‍​‌ ​‍‌‍‌‌‌‍‌‍​‍​‍​ ‍‍​‍​‍‌‍‍​‌ ‌​‌ ‌​‌ ​​‌ ​ ​ ‍‍​‍ ​‍ ‌‍​ ‌‍‍​‌‍‌‌‌‍ ​‌ ​ ‌‍‌‌‌‍​‌‌ ​​‌‍‍‌‌‍‌‌‌ ​‍‌ ​ ​‍ ‍‌ ​ ‌‍​‌‌‍ ‍‌‍‍‌‌ ‌​‌ ‍‌​‍ ‍‌ ​ ‌ ‌​‌ ‌‌‌‍‌​‌‍‍‌‌‍ ​‍ ‌‍‍‌‌‍ ‍‌ ‌​‌‍‌‌‌‍ ‍‌ ‌​​‍ ‌‍‌‌‌‍‌​‌‍‍‌‌ ‌​​‍ ‌‍ ‌‌‍ ‌‍‌​‌‍‌‌​ ‌‌ ​​‌ ​‍‌‍‌‌‌ ​ ‌‍‌‌‌‍ ‍‌ ‌​‌‍​‌‌ ‌​‌‍‍‌‌‍ ‌‍ ‍​ ‍ ‌‍‍‌‌‍‌​​ ‌‌‍‌‍‌‍ ‌‍ ‌ ‌​‌‍‌‌‌ ​‍​ ‍ ‌ ‌​‌ ‍‌‌ ​​‌‍‌‌​ ‌‌‍‌‍‌‍ ‌‍ ‌ ‌​‌‍‌‌‌ ​‍​ ‍ ‌ ​​‌‍​‌‌ ‌​‌‍‍​​ ‌‌‍​ ‌‍ ‌‍ ​‌ ‌‌‌‍ ‌‌‍ ‍‌ ​ ​‍‌‌​ ‌‌‌​​‍‌‌ ‌‍‍ ‌‍‌‌‌ ‍‌​‍‌‌​ ​ ‌​‌​​‍‌‌​ ​ ‌​‌​​‍‌‌​ ​‍​ ​‍​ ‌‌​ ​ ​ ‌‌​ ‍‌‌‍​ ​ ​‍‌‍‌​​ ‍​‌‍​‌​ ‍​​ ​ ​ ​ ​‍‌‌​ ​‍​ ​‍​‍‌‌​ ‌‌‌​‌​​‍ ‍‌‍ ​‌‍‍‌‌‍ ‍‌‍‍ ‌ ​ ​‍‌‌​ ‌‌‌​​‍‌‌ ‌‍‍ ‌‍‌‌‌ ‍‌​‍‌‌​ ​ ‌​‌​​‍‌‌​ ​ ‌​‌​​‍‌‌​ ​‍​ ​‍​ ​​​ ​ ​ ‍‌​ ‍‌​ ​‍​ ‌​‌‍​‍​ ‌ ​ ​‍​ ‌ ‌‍​‍‌‍‌​​‍‌‌​ ​‍​ ​‍​‍‌‌​ ‌‌‌​‌​​‍ ‍‌‍ ‍‌‍​‌‌‍ ‌‌‍‌‌​ ‌‍​‍‌‍​‌‌ ​ ‌‍‌‌‌‌‌‌‌ ​‍‌‍ ​​ ‌‌‍‍​‌ ‌​‌ ‌​‌ ​​‌ ​ ​‍‌‌​ ​ ‌​​‌​‍‌‌​ ​‍‌​‌‍​‍‌‌​ ​‍‌​‌‍‌‍​ ‌‍‍​‌‍‌‌‌‍ ​‌ ​ ‌‍‌‌‌‍​‌‌ ​​‌‍‍‌‌‍‌‌‌ ​‍‌ ​ ​‍ ‍‌ ​ ‌‍​‌‌‍ ‍‌‍‍‌‌ ‌​‌ ‍‌​‍ ‍‌ ​ ‌ ‌​‌ ‌‌‌‍‌​‌‍‍‌‌‍ ​‍‌‍‌‍‍‌‌‍‌​​ ‌‌‍‌‍‌‍ ‌‍ ‌ ‌​‌‍‌‌‌ ​‍​‍‌‍‌ ‌​‌ ‍‌‌ ​​‌‍‌‌​ ‌‌‍‌‍‌‍ ‌‍ ‌ ‌​‌‍‌‌‌ ​‍​‍‌‍‌ ​​‌‍​‌‌ ‌​‌‍‍​​ ‌‌‍​ ‌‍ ‌‍ ​‌ ‌‌‌‍ ‌‌‍ ‍‌ ​ ​‍‌‌​ ‌‌‌​​‍‌‌ ‌‍‍ ‌‍‌‌‌ ‍‌​‍‌‌​ ​ ‌​‌​​‍‌‌​ ​ ‌​‌​​‍‌‌​ ​‍​ ​‍​ ‌‌​ ​ ​ ‌‌​ ‍‌‌‍​ ​ ​‍‌‍‌​​ ‍​‌‍​‌​ ‍​​ ​ ​ ​ ​‍‌‌​ ​‍​ ​‍​‍‌‌​ ‌‌‌​‌​​‍ ‍‌‍ ​‌‍‍‌‌‍ ‍‌‍‍ ‌ ​ ​‍‌‌​ ‌‌‌​​‍‌‌ ‌‍‍ ‌‍‌‌‌ ‍‌​‍‌‌​ ​ ‌​‌​​‍‌‌​ ​ ‌​‌​​‍‌‌​ ​‍​ ​‍​ ​​​ ​ ​ ‍‌​ ‍‌​ ​‍​ ‌​‌‍​‍​ ‌ ​ ​‍​ ‌ ‌‍​‍‌‍‌​​‍‌‌​ ​‍​ ​‍​‍‌‌​ ‌‌‌​‌​​‍ ‍‌‍ ‍‌‍​‌‌‍ ‌‌‍‌‌​‍‌‍‌ ​​‌‍‌‌‌ ​‍‌ ​ ‌ ​​‌‍‌‌‌‍​ ‌ ‌​‌‍‍‌‌ ‌‍‌‍‌‌​ ‌‌ ​​‌ ‌‌‌‍​‍‌‍ ​‌‍‍‌‌ ​ ‌‍‍​‌‍‌‌‌‍‌​​‍​‍‌ ‌